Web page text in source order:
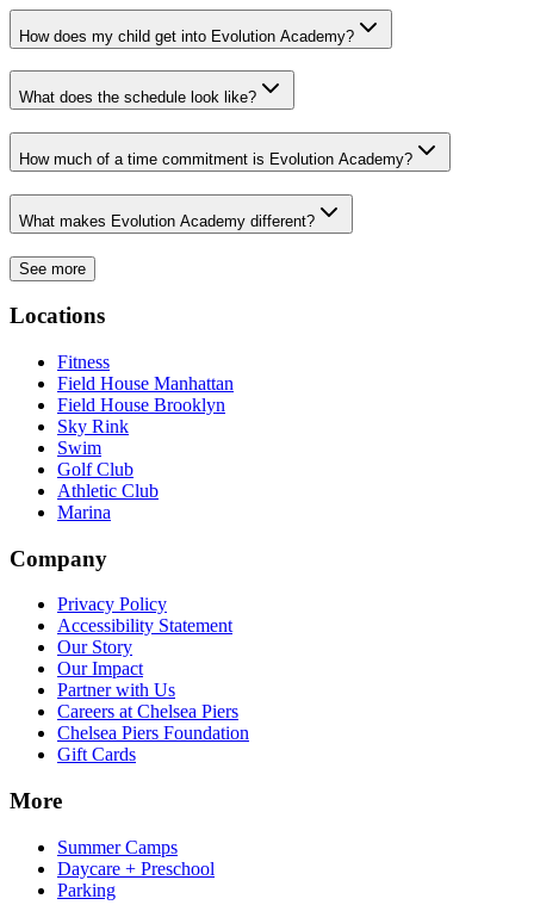
How does my child get into Evolution Academy?​​​​‌ ‍ ​‍​‍‌‍ ‌ ​‍‌‍‍‌‌‍‌ ‌‍‍‌‌‍ ‍​‍​‍​ ‍‍​‍​‍‌ ​ ‌‍​‌‌‍ ‍‌‍‍‌‌ ‌​‌ ‍‌​‍ ‍‌‍‍‌‌‍ ​‍​‍​‍ ​​‍​‍‌‍‍​‌ ​‍‌‍‌‌‌‍‌‍​‍​‍​ ‍‍​‍​‍‌‍‍​‌ ‌​‌ ‌​‌ ​​‌ ​ ​ ‍‍​‍ ​‍ ‌‍​ ‌‍‍​‌‍‌‌‌‍ ​‌ ​ ‌‍‌‌‌‍​‌‌ ​​‌‍‍‌‌‍‌‌‌ ​‍‌ ​ ​‍ ‍‌ ​ ‌‍​‌‌‍ ‍‌‍‍‌‌ ‌​‌ ‍‌​‍ ‍‌ ​ ‌ ‌​‌ ‌‌‌‍‌​‌‍‍‌‌‍ ​‍ ‌‍‍‌‌‍ ‍‌ ‌​‌‍‌‌‌‍ ‍‌ ‌​​‍ ‌‍‌‌‌‍‌​‌‍‍‌‌ ‌​​‍ ‌‍ ‌‌‍ ‌‍‌​‌‍‌‌​ ‌‌ ​​‌ ​‍‌‍‌‌‌ ​ ‌‍‌‌‌‍ ‍‌ ‌​‌‍​‌‌ ‌​‌‍‍‌‌‍ ‌‍ ‍​ ‍ ‌‍‍‌‌‍‌​​ ‌​ ‌ ​ ‌​‌‍​ ‌‍‌​‌‍‌‌​ ​ ​ ‌‍‌‍‌‍​‍ ‌​ ‌ ​ ‌‍‌‍‌‍​ ‌​​‍ ‌​ ‌​​ ‌‍‌‍​‌​ ‌‌​‍ ‌‌‍​‍​ ‍‌​ ​‍‌‍​‍​‍ ‌​ ​‍‌‍‌‍‌‍‌‍‌‍​ ​ ‍‌​ ‌‌​ ‌​​ ‍‌‌‍​‌‌‍​‌​ ‌ ​ ​ ​ ‍ ‌ ‌​‌ ‍‌‌ ​​‌‍‌‌​ ‌‌‍‌‍‌‍​‌‌ ​‌​ ‍ ‌ ​​‌‍​‌‌ ‌​‌‍‍​​ ‌‌ ‌​‌‍‍‌‌ ‌​‌‍ ​‌‍‌‌​ ‌‍​‍‌‍​‌‌ ​ ‌‍‌‌‌‌‌‌‌ ​‍‌‍ ​​ ‌‌‍‍​‌ ‌​‌ ‌​‌ ​​‌ ​ ​‍‌‌​ ​ ‌​​‌​‍‌‌​ ​‍‌​‌‍​‍‌‌​ ​‍‌​‌‍‌‍​ ‌‍‍​‌‍‌‌‌‍ ​‌ ​ ‌‍‌‌‌‍​‌‌ ​​‌‍‍‌‌‍‌‌‌ ​‍‌ ​ ​‍ ‍‌ ​ ‌‍​‌‌‍ ‍‌‍‍‌‌ ‌​‌ ‍‌​‍ ‍‌ ​ ‌ ‌​‌ ‌‌‌‍‌​‌‍‍‌‌‍ ​‍‌‍‌‍‍‌‌‍‌​​ ‌​ ‌ ​ ‌​‌‍​ ‌‍‌​‌‍‌‌​ ​ ​ ‌‍‌‍‌‍​‍ ‌​ ‌ ​ ‌‍‌‍‌‍​ ‌​​‍ ‌​ ‌​​ ‌‍‌‍​‌​ ‌‌​‍ ‌‌‍​‍​ ‍‌​ ​‍‌‍​‍​‍ ‌​ ​‍‌‍‌‍‌‍‌‍‌‍​ ​ ‍‌​ ‌‌​ ‌​​ ‍‌‌‍​‌‌‍​‌​ ‌ ​ ​ ​‍‌‍‌ ‌​‌ ‍‌‌ ​​‌‍‌‌​ ‌‌‍‌‍‌‍​‌‌ ​‌​‍‌‍‌ ​​‌‍​‌‌ ‌​‌‍‍​​ ‌‌ ‌​‌‍‍‌‌ ‌​‌‍ ​‌‍‌‌​‍‌‍‌ ​​‌‍‌‌‌ ​‍‌ ​ ‌ ​​‌‍‌‌‌‍​ ‌ ‌​‌‍‍‌‌ ‌‍‌‍‌‌​ ‌‌ ​​‌ ‌‌‌‍​‍‌‍ ​‌‍‍‌‌ ​ ‌‍‍​‌‍‌‌‌‍‌​​‍​‍‌ ‌
What does the schedule look like?​​​​‌ ‍ ​‍​‍‌‍ ‌ ​‍‌‍‍‌‌‍‌ ‌‍‍‌‌‍ ‍​‍​‍​ ‍‍​‍​‍‌ ​ ‌‍​‌‌‍ ‍‌‍‍‌‌ ‌​‌ ‍‌​‍ ‍‌‍‍‌‌‍ ​‍​‍​‍ ​​‍​‍‌‍‍​‌ ​‍‌‍‌‌‌‍‌‍​‍​‍​ ‍‍​‍​‍‌‍‍​‌ ‌​‌ ‌​‌ ​​‌ ​ ​ ‍‍​‍ ​‍ ‌‍​ ‌‍‍​‌‍‌‌‌‍ ​‌ ​ ‌‍‌‌‌‍​‌‌ ​​‌‍‍‌‌‍‌‌‌ ​‍‌ ​ ​‍ ‍‌ ​ ‌‍​‌‌‍ ‍‌‍‍‌‌ ‌​‌ ‍‌​‍ ‍‌ ​ ‌ ‌​‌ ‌‌‌‍‌​‌‍‍‌‌‍ ​‍ ‌‍‍‌‌‍ ‍‌ ‌​‌‍‌‌‌‍ ‍‌ ‌​​‍ ‌‍‌‌‌‍‌​‌‍‍‌‌ ‌​​‍ ‌‍ ‌‌‍ ‌‍‌​‌‍‌‌​ ‌‌ ​​‌ ​‍‌‍‌‌‌ ​ ‌‍‌‌‌‍ ‍‌ ‌​‌‍​‌‌ ‌​‌‍‍‌‌‍ ‌‍ ‍​ ‍ ‌‍‍‌‌‍‌​​ ‌​ ‍​‌‍‌‌​ ​‌‌‍​‌​ ​​‌‍​‌​ ‍‌‌‍‌‌​‍ ‌​ ‌‍‌‍‌‌​ ‌​​ ​‍​‍ ‌​ ‌​​ ​‌​ ​‌​ ‍​​‍ ‌‌‍​‌​ ‍‌​ ‌ ​ ‌​​‍ ‌‌‍​ ​ ​​​ ‍​​ ‌ ​ ‌​​ ​‍​ ‍​‌‍​ ​ ​‌​ ​ ‌‍​‍‌‍‌​​ ‍ ‌ ‌​‌ ‍‌‌ ​​‌‍‌‌​ ‌‌‍‌‍‌‍​‌‌ ​‌​ ‍ ‌ ​​‌‍​‌‌ ‌​‌‍‍​​ ‌‌ ‌​‌‍‍‌‌ ‌​‌‍ ​‌‍‌‌​ ‌‍​‍‌‍​‌‌ ​ ‌‍‌‌‌‌‌‌‌ ​‍‌‍ ​​ ‌‌‍‍​‌ ‌​‌ ‌​‌ ​​‌ ​ ​‍‌‌​ ​ ‌​​‌​‍‌‌​ ​‍‌​‌‍​‍‌‌​ ​‍‌​‌‍‌‍​ ‌‍‍​‌‍‌‌‌‍ ​‌ ​ ‌‍‌‌‌‍​‌‌ ​​‌‍‍‌‌‍‌‌‌ ​‍‌ ​ ​‍ ‍‌ ​ ‌‍​‌‌‍ ‍‌‍‍‌‌ ‌​‌ ‍‌​‍ ‍‌ ​ ‌ ‌​‌ ‌‌‌‍‌​‌‍‍‌‌‍ ​‍‌‍‌‍‍‌‌‍‌​​ ‌​ ‍​‌‍‌‌​ ​‌‌‍​‌​ ​​‌‍​‌​ ‍‌‌‍‌‌​‍ ‌​ ‌‍‌‍‌‌​ ‌​​ ​‍​‍ ‌​ ‌​​ ​‌​ ​‌​ ‍​​‍ ‌‌‍​‌​ ‍‌​ ‌ ​ ‌​​‍ ‌‌‍​ ​ ​​​ ‍​​ ‌ ​ ‌​​ ​‍​ ‍​‌‍​ ​ ​‌​ ​ ‌‍​‍‌‍‌​​‍‌‍‌ ‌​‌ ‍‌‌ ​​‌‍‌‌​ ‌‌‍‌‍‌‍​‌‌ ​‌​‍‌‍‌ ​​‌‍​‌‌ ‌​‌‍‍​​ ‌‌ ‌​‌‍‍‌‌ ‌​‌‍ ​‌‍‌‌​‍‌‍‌ ​​‌‍‌‌‌ ​‍‌ ​ ‌ ​​‌‍‌‌‌‍​ ‌ ‌​‌‍‍‌‌ ‌‍‌‍‌‌​ ‌‌ ​​‌ ‌‌‌‍​‍‌‍ ​‌‍‍‌‌ ​ ‌‍‍​‌‍‌‌‌‍‌​​‍​‍‌ ‌
How much of a time commitment is Evolution Academy?​​​​‌ ‍ ​‍​‍‌‍ ‌ ​‍‌‍‍‌‌‍‌ ‌‍‍‌‌‍ ‍​‍​‍​ ‍‍​‍​‍‌ ​ ‌‍​‌‌‍ ‍‌‍‍‌‌ ‌​‌ ‍‌​‍ ‍‌‍‍‌‌‍ ​‍​‍​‍ ​​‍​‍‌‍‍​‌ ​‍‌‍‌‌‌‍‌‍​‍​‍​ ‍‍​‍​‍‌‍‍​‌ ‌​‌ ‌​‌ ​​‌ ​ ​ ‍‍​‍ ​‍ ‌‍​ ‌‍‍​‌‍‌‌‌‍ ​‌ ​ ‌‍‌‌‌‍​‌‌ ​​‌‍‍‌‌‍‌‌‌ ​‍‌ ​ ​‍ ‍‌ ​ ‌‍​‌‌‍ ‍‌‍‍‌‌ ‌​‌ ‍‌​‍ ‍‌ ​ ‌ ‌​‌ ‌‌‌‍‌​‌‍‍‌‌‍ ​‍ ‌‍‍‌‌‍ ‍‌ ‌​‌‍‌‌‌‍ ‍‌ ‌​​‍ ‌‍‌‌‌‍‌​‌‍‍‌‌ ‌​​‍ ‌‍ ‌‌‍ ‌‍‌​‌‍‌‌​ ‌‌ ​​‌ ​‍‌‍‌‌‌ ​ ‌‍‌‌‌‍ ‍‌ ‌​‌‍​‌‌ ‌​‌‍‍‌‌‍ ‌‍ ‍​ ‍ ‌‍‍‌‌‍‌​​ ‌​ ‌‍‌‍​‍‌‍‌‍​ ​‌‌‍​‍​ ​‍​ ‌‌‌‍‌‌​‍ ‌​ ‌‌‌‍​‌​ ​ ​ ‍‌​‍ ‌​ ‌​‌‍​‌​ ‌‌​ ​​​‍ ‌​ ‍​​ ​‌​ ‌ ‌‍​ ​‍ ‌‌‍​‍​ ‍‌​ ‌ ​ ‍‌​ ‌​​ ‌‌‌‍​‌‌‍‌​​ ​​‌‍‌‌‌‍‌​‌‍‌‍​ ‍ ‌ ‌​‌ ‍‌‌ ​​‌‍‌‌​ ‌‌‍‌‍‌‍​‌‌ ​‌​ ‍ ‌ ​​‌‍​‌‌ ‌​‌‍‍​​ ‌‌ ‌​‌‍‍‌‌ ‌​‌‍ ​‌‍‌‌​ ‌‍​‍‌‍​‌‌ ​ ‌‍‌‌‌‌‌‌‌ ​‍‌‍ ​​ ‌‌‍‍​‌ ‌​‌ ‌​‌ ​​‌ ​ ​‍‌‌​ ​ ‌​​‌​‍‌‌​ ​‍‌​‌‍​‍‌‌​ ​‍‌​‌‍‌‍​ ‌‍‍​‌‍‌‌‌‍ ​‌ ​ ‌‍‌‌‌‍​‌‌ ​​‌‍‍‌‌‍‌‌‌ ​‍‌ ​ ​‍ ‍‌ ​ ‌‍​‌‌‍ ‍‌‍‍‌‌ ‌​‌ ‍‌​‍ ‍‌ ​ ‌ ‌​‌ ‌‌‌‍‌​‌‍‍‌‌‍ ​‍‌‍‌‍‍‌‌‍‌​​ ‌​ ‌‍‌‍​‍‌‍‌‍​ ​‌‌‍​‍​ ​‍​ ‌‌‌‍‌‌​‍ ‌​ ‌‌‌‍​‌​ ​ ​ ‍‌​‍ ‌​ ‌​‌‍​‌​ ‌‌​ ​​​‍ ‌​ ‍​​ ​‌​ ‌ ‌‍​ ​‍ ‌‌‍​‍​ ‍‌​ ‌ ​ ‍‌​ ‌​​ ‌‌‌‍​‌‌‍‌​​ ​​‌‍‌‌‌‍‌​‌‍‌‍​‍‌‍‌ ‌​‌ ‍‌‌ ​​‌‍‌‌​ ‌‌‍‌‍‌‍​‌‌ ​‌​‍‌‍‌ ​​‌‍​‌‌ ‌​‌‍‍​​ ‌‌ ‌​‌‍‍‌‌ ‌​‌‍ ​‌‍‌‌​‍‌‍‌ ​​‌‍‌‌‌ ​‍‌ ​ ‌ ​​‌‍‌‌‌‍​ ‌ ‌​‌‍‍‌‌ ‌‍‌‍‌‌​ ‌‌ ​​‌ ‌‌‌‍​‍‌‍ ​‌‍‍‌‌ ​ ‌‍‍​‌‍‌‌‌‍‌​​‍​‍‌ ‌
What makes Evolution Academy different?​​​​‌ ‍ ​‍​‍‌‍ ‌ ​‍‌‍‍‌‌‍‌ ‌‍‍‌‌‍ ‍​‍​‍​ ‍‍​‍​‍‌ ​ ‌‍​‌‌‍ ‍‌‍‍‌‌ ‌​‌ ‍‌​‍ ‍‌‍‍‌‌‍ ​‍​‍​‍ ​​‍​‍‌‍‍​‌ ​‍‌‍‌‌‌‍‌‍​‍​‍​ ‍‍​‍​‍‌‍‍​‌ ‌​‌ ‌​‌ ​​‌ ​ ​ ‍‍​‍ ​‍ ‌‍​ ‌‍‍​‌‍‌‌‌‍ ​‌ ​ ‌‍‌‌‌‍​‌‌ ​​‌‍‍‌‌‍‌‌‌ ​‍‌ ​ ​‍ ‍‌ ​ ‌‍​‌‌‍ ‍‌‍‍‌‌ ‌​‌ ‍‌​‍ ‍‌ ​ ‌ ‌​‌ ‌‌‌‍‌​‌‍‍‌‌‍ ​‍ ‌‍‍‌‌‍ ‍‌ ‌​‌‍‌‌‌‍ ‍‌ ‌​​‍ ‌‍‌‌‌‍‌​‌‍‍‌‌ ‌​​‍ ‌‍ ‌‌‍ ‌‍‌​‌‍‌‌​ ‌‌ ​​‌ ​‍‌‍‌‌‌ ​ ‌‍‌‌‌‍ ‍‌ ‌​‌‍​‌‌ ‌​‌‍‍‌‌‍ ‌‍ ‍​ ‍ ‌‍‍‌‌‍‌​​ ‌​ ‌ ​ ​‍​ ​‍‌‍‌‍​ ​ ​ ​ ​ ​‌​ ‌‌​‍ ‌​ ​​​ ‍​‌‍​‌​ ​ ​‍ ‌​ ‌​‌‍​‍‌‍‌​​ ​‍​‍ ‌‌‍​‌‌‍‌‌​ ​‌​ ​‍​‍ ‌‌‍​‌​ ​‌‌‍​ ‌‍‌​‌‍​‍‌‍​ ​ ​​​ ‌‌​ ​ ​ ‌​‌‍‌‌​ ​​​ ‍ ‌ ‌​‌ ‍‌‌ ​​‌‍‌‌​ ‌‌‍‌‍‌‍​‌‌ ​‌​ ‍ ‌ ​​‌‍​‌‌ ‌​‌‍‍​​ ‌‌ ‌​‌‍‍‌‌ ‌​‌‍ ​‌‍‌‌​ ‌‍​‍‌‍​‌‌ ​ ‌‍‌‌‌‌‌‌‌ ​‍‌‍ ​​ ‌‌‍‍​‌ ‌​‌ ‌​‌ ​​‌ ​ ​‍‌‌​ ​ ‌​​‌​‍‌‌​ ​‍‌​‌‍​‍‌‌​ ​‍‌​‌‍‌‍​ ‌‍‍​‌‍‌‌‌‍ ​‌ ​ ‌‍‌‌‌‍​‌‌ ​​‌‍‍‌‌‍‌‌‌ ​‍‌ ​ ​‍ ‍‌ ​ ‌‍​‌‌‍ ‍‌‍‍‌‌ ‌​‌ ‍‌​‍ ‍‌ ​ ‌ ‌​‌ ‌‌‌‍‌​‌‍‍‌‌‍ ​‍‌‍‌‍‍‌‌‍‌​​ ‌​ ‌ ​ ​‍​ ​‍‌‍‌‍​ ​ ​ ​ ​ ​‌​ ‌‌​‍ ‌​ ​​​ ‍​‌‍​‌​ ​ ​‍ ‌​ ‌​‌‍​‍‌‍‌​​ ​‍​‍ ‌‌‍​‌‌‍‌‌​ ​‌​ ​‍​‍ ‌‌‍​‌​ ​‌‌‍​ ‌‍‌​‌‍​‍‌‍​ ​ ​​​ ‌‌​ ​ ​ ‌​‌‍‌‌​ ​​​‍‌‍‌ ‌​‌ ‍‌‌ ​​‌‍‌‌​ ‌‌‍‌‍‌‍​‌‌ ​‌​‍‌‍‌ ​​‌‍​‌‌ ‌​‌‍‍​​ ‌‌ ‌​‌‍‍‌‌ ‌​‌‍ ​‌‍‌‌​‍‌‍‌ ​​‌‍‌‌‌ ​‍‌ ​ ‌ ​​‌‍‌‌‌‍​ ‌ ‌​‌‍‍‌‌ ‌‍‌‍‌‌​ ‌‌ ​​‌ ‌‌‌‍​‍‌‍ ​‌‍‍‌‌ ​ ‌‍‍​‌‍‌‌‌‍‌​​‍​‍‌ ‌
See more
Locations​​​​‌ ‍ ​‍​‍‌‍ ‌ ​‍‌‍‍‌‌‍‌ ‌‍‍‌‌‍ ‍​‍​‍​ ‍‍​‍​‍‌ ​ ‌‍​‌‌‍ ‍‌‍‍‌‌ ‌​‌ ‍‌​‍ ‍‌‍‍‌‌‍ ​‍​‍​‍ ​​‍​‍‌‍‍​‌ ​‍‌‍‌‌‌‍‌‍​‍​‍​ ‍‍​‍​‍‌‍‍​‌ ‌​‌ ‌​‌ ​​‌ ​ ​ ‍‍​‍ ​‍ ‌‍​ ‌‍‍​‌‍‌‌‌‍ ​‌ ​ ‌‍‌‌‌‍​‌‌ ​​‌‍‍‌‌‍‌‌‌ ​‍‌ ​ ​‍ ‍‌ ​ ‌‍​‌‌‍ ‍‌‍‍‌‌ ‌​‌ ‍‌​‍ ‍‌ ​ ‌ ‌​‌ ‌‌‌‍‌​‌‍‍‌‌‍ ​‍ ‌‍‍‌‌‍ ‍‌ ‌​‌‍‌‌‌‍ ‍‌ ‌​​‍ ‌‍‌‌‌‍‌​‌‍‍‌‌ ‌​​‍ ‌‍ ‌‌‍ ‌‍‌​‌‍‌‌​ ‌‌ ​​‌ ​‍‌‍‌‌‌ ​ ‌‍‌‌‌‍ ‍‌ ‌​‌‍​‌‌ ‌​‌‍‍‌‌‍ ‌‍ ‍​ ‍ ‌‍‍‌‌‍‌​​ ‌‌‍‌‍‌‍ ‌‍ ‌ ‌​‌‍‌‌‌ ​‍​ ‍ ‌ ‌​‌ ‍‌‌ ​​‌‍‌‌​ ‌‌‍‌‍‌‍ ‌‍ ‌ ‌​‌‍‌‌‌ ​‍​ ‍ ‌ ​​‌‍​‌‌ ‌​‌‍‍​​ ‌‌‍​ ‌‍ ‌‍ ​‌ ‌‌‌‍ ‌‌‍ ‍‌ ​ ​‍‌‌​ ‌‌‌​​‍‌‌ ‌‍‍ ‌‍‌‌‌ ‍‌​‍‌‌​ ​ ‌​‌​​‍‌‌​ ​ ‌​‌​​‍‌‌​ ​‍​ ​‍‌‍‌‌‌‍​‍​ ​‍​ ‍​‌‍​ ​ ‌‌‌‍​ ‌‍​ ‌‍‌‌‌‍​‍‌‍​‌​ ​‌​‍‌‌​ ​‍​ ​‍​‍‌‌​ ‌‌‌​‌​​‍ ‍‌ ‌​‌‍‍‌‌ ‌​‌‍ ​‌‍‌‌​ ‌‍​‍‌‍​‌‌ ​ ‌‍‌‌‌‌‌‌‌ ​‍‌‍ ​​ ‌‌‍‍​‌ ‌​‌ ‌​‌ ​​‌ ​ ​‍‌‌​ ​ ‌​​‌​‍‌‌​ ​‍‌​‌‍​‍‌‌​ ​‍‌​‌‍‌‍​ ‌‍‍​‌‍‌‌‌‍ ​‌ ​ ‌‍‌‌‌‍​‌‌ ​​‌‍‍‌‌‍‌‌‌ ​‍‌ ​ ​‍ ‍‌ ​ ‌‍​‌‌‍ ‍‌‍‍‌‌ ‌​‌ ‍‌​‍ ‍‌ ​ ‌ ‌​‌ ‌‌‌‍‌​‌‍‍‌‌‍ ​‍‌‍‌‍‍‌‌‍‌​​ ‌‌‍‌‍‌‍ ‌‍ ‌ ‌​‌‍‌‌‌ ​‍​‍‌‍‌ ‌​‌ ‍‌‌ ​​‌‍‌‌​ ‌‌‍‌‍‌‍ ‌‍ ‌ ‌​‌‍‌‌‌ ​‍​‍‌‍‌ ​​‌‍​‌‌ ‌​‌‍‍​​ ‌‌‍​ ‌‍ ‌‍ ​‌ ‌‌‌‍ ‌‌‍ ‍‌ ​ ​‍‌‌​ ‌‌‌​​‍‌‌ ‌‍‍ ‌‍‌‌‌ ‍‌​‍‌‌​ ​ ‌​‌​​‍‌‌​ ​ ‌​‌​​‍‌‌​ ​‍​ ​‍‌‍‌‌‌‍​‍​ ​‍​ ‍​‌‍​ ​ ‌‌‌‍​ ‌‍​ ‌‍‌‌‌‍​‍‌‍​‌​ ​‌​‍‌‌​ ​‍​ ​‍​‍‌‌​ ‌‌‌​‌​​‍ ‍‌ ‌​‌‍‍‌‌ ‌​‌‍ ​‌‍‌‌​‍‌‍‌ ​​‌‍‌‌‌ ​‍‌ ​ ‌ ​​‌‍‌‌‌‍​ ‌ ‌​‌‍‍‌‌ ‌‍‌‍‌‌​ ‌‌ ​​‌ ‌‌‌‍​‍‌‍ ​‌‍‍‌‌ ​ ‌‍‍​‌‍‌‌‌‍‌​​‍​‍‌ ‌
Fitness​​​​‌ ‍ ​‍​‍‌‍ ‌ ​‍‌‍‍‌‌‍‌ ‌‍‍‌‌‍ ‍​‍​‍​ ‍‍​‍​‍‌ ​ ‌‍​‌‌‍ ‍‌‍‍‌‌ ‌​‌ ‍‌​‍ ‍‌‍‍‌‌‍ ​‍​‍​‍ ​​‍​‍‌‍‍​‌ ​‍‌‍‌‌‌‍‌‍​‍​‍​ ‍‍​‍​‍‌‍‍​‌ ‌​‌ ‌​‌ ​​‌ ​ ​ ‍‍​‍ ​‍ ‌‍​ ‌‍‍​‌‍‌‌‌‍ ​‌ ​ ‌‍‌‌‌‍​‌‌ ​​‌‍‍‌‌‍‌‌‌ ​‍‌ ​ ​‍ ‍‌ ​ ‌‍​‌‌‍ ‍‌‍‍‌‌ ‌​‌ ‍‌​‍ ‍‌ ​ ‌ ‌​‌ ‌‌‌‍‌​‌‍‍‌‌‍ ​‍ ‌‍‍‌‌‍ ‍‌ ‌​‌‍‌‌‌‍ ‍‌ ‌​​‍ ‌‍‌‌‌‍‌​‌‍‍‌‌ ‌​​‍ ‌‍ ‌‌‍ ‌‍‌​‌‍‌‌​ ‌‌ ​​‌ ​‍‌‍‌‌‌ ​ ‌‍‌‌‌‍ ‍‌ ‌​‌‍​‌‌ ‌​‌‍‍‌‌‍ ‌‍ ‍​ ‍ ‌‍‍‌‌‍‌​​ ‌‌‍‌‍‌‍ ‌‍ ‌ ‌​‌‍‌‌‌ ​‍​ ‍ ‌ ‌​‌ ‍‌‌ ​​‌‍‌‌​ ‌‌‍‌‍‌‍ ‌‍ ‌ ‌​‌‍‌‌‌ ​‍​ ‍ ‌ ​​‌‍​‌‌ ‌​‌‍‍​​ ‌‌‍​ ‌‍ ‌‍ ​‌ ‌‌‌‍ ‌‌‍ ‍‌ ​ ​‍‌‌​ ‌‌‌​​‍‌‌ ‌‍‍ ‌‍‌‌‌ ‍‌​‍‌‌​ ​ ‌​‌​​‍‌‌​ ​ ‌​‌​​‍‌‌​ ​‍​ ​‍‌‍‌‌‌‍​‍​ ​‍​ ‍​‌‍​ ​ ‌‌‌‍​ ‌‍​ ‌‍‌‌‌‍​‍‌‍​‌​ ​‌​‍‌‌​ ​‍​ ​‍​‍‌‌​ ‌‌‌​‌​​‍ ‍‌‍ ​‌‍‍‌‌‍ ‍‌‍‍ ‌ ​ ​‍‌‌​ ‌‌‌​​‍‌‌ ‌‍‍ ‌‍‌‌‌ ‍‌​‍‌‌​ ​ ‌​‌​​‍‌‌​ ​ ‌​‌​​‍‌‌​ ​‍​ ​‍​ ​‍​ ​ ​ ​ ‌‍​ ‌‍‌‌​ ‍​​ ‌‍​ ​‌​ ‌​‌‍​‌‌‍​ ​ ‍‌​‍‌‌​ ​‍​ ​‍​‍‌‌​ ‌‌‌​‌​​‍ ‍‌‍ ‍‌‍​‌‌‍ ‌‌‍‌‌​ ‌‍​‍‌‍​‌‌ ​ ‌‍‌‌‌‌‌‌‌ ​‍‌‍ ​​ ‌‌‍‍​‌ ‌​‌ ‌​‌ ​​‌ ​ ​‍‌‌​ ​ ‌​​‌​‍‌‌​ ​‍‌​‌‍​‍‌‌​ ​‍‌​‌‍‌‍​ ‌‍‍​‌‍‌‌‌‍ ​‌ ​ ‌‍‌‌‌‍​‌‌ ​​‌‍‍‌‌‍‌‌‌ ​‍‌ ​ ​‍ ‍‌ ​ ‌‍​‌‌‍ ‍‌‍‍‌‌ ‌​‌ ‍‌​‍ ‍‌ ​ ‌ ‌​‌ ‌‌‌‍‌​‌‍‍‌‌‍ ​‍‌‍‌‍‍‌‌‍‌​​ ‌‌‍‌‍‌‍ ‌‍ ‌ ‌​‌‍‌‌‌ ​‍​‍‌‍‌ ‌​‌ ‍‌‌ ​​‌‍‌‌​ ‌‌‍‌‍‌‍ ‌‍ ‌ ‌​‌‍‌‌‌ ​‍​‍‌‍‌ ​​‌‍​‌‌ ‌​‌‍‍​​ ‌‌‍​ ‌‍ ‌‍ ​‌ ‌‌‌‍ ‌‌‍ ‍‌ ​ ​‍‌‌​ ‌‌‌​​‍‌‌ ‌‍‍ ‌‍‌‌‌ ‍‌​‍‌‌​ ​ ‌​‌​​‍‌‌​ ​ ‌​‌​​‍‌‌​ ​‍​ ​‍‌‍‌‌‌‍​‍​ ​‍​ ‍​‌‍​ ​ ‌‌‌‍​ ‌‍​ ‌‍‌‌‌‍​‍‌‍​‌​ ​‌​‍‌‌​ ​‍​ ​‍​‍‌‌​ ‌‌‌​‌​​‍ ‍‌‍ ​‌‍‍‌‌‍ ‍‌‍‍ ‌ ​ ​‍‌‌​ ‌‌‌​​‍‌‌ ‌‍‍ ‌‍‌‌‌ ‍‌​‍‌‌​ ​ ‌​‌​​‍‌‌​ ​ ‌​‌​​‍‌‌​ ​‍​ ​‍​ ​‍​ ​ ​ ​ ‌‍​ ‌‍‌‌​ ‍​​ ‌‍​ ​‌​ ‌​‌‍​‌‌‍​ ​ ‍‌​‍‌‌​ ​‍​ ​‍​‍‌‌​ ‌‌‌​‌​​‍ ‍‌‍ ‍‌‍​‌‌‍ ‌‌‍‌‌​‍‌‍‌ ​​‌‍‌‌‌ ​‍‌ ​ ‌ ​​‌‍‌‌‌‍​ ‌ ‌​‌‍‍‌‌ ‌‍‌‍‌‌​ ‌‌ ​​‌ ‌‌‌‍​‍‌‍ ​‌‍‍‌‌ ​ ‌‍‍​‌‍‌‌‌‍‌​​‍​‍‌ ‌
Field House Manhattan​​​​‌ ‍ ​‍​‍‌‍ ‌ ​‍‌‍‍‌‌‍‌ ‌‍‍‌‌‍ ‍​‍​‍​ ‍‍​‍​‍‌ ​ ‌‍​‌‌‍ ‍‌‍‍‌‌ ‌​‌ ‍‌​‍ ‍‌‍‍‌‌‍ ​‍​‍​‍ ​​‍​‍‌‍‍​‌ ​‍‌‍‌‌‌‍‌‍​‍​‍​ ‍‍​‍​‍‌‍‍​‌ ‌​‌ ‌​‌ ​​‌ ​ ​ ‍‍​‍ ​‍ ‌‍​ ‌‍‍​‌‍‌‌‌‍ ​‌ ​ ‌‍‌‌‌‍​‌‌ ​​‌‍‍‌‌‍‌‌‌ ​‍‌ ​ ​‍ ‍‌ ​ ‌‍​‌‌‍ ‍‌‍‍‌‌ ‌​‌ ‍‌​‍ ‍‌ ​ ‌ ‌​‌ ‌‌‌‍‌​‌‍‍‌‌‍ ​‍ ‌‍‍‌‌‍ ‍‌ ‌​‌‍‌‌‌‍ ‍‌ ‌​​‍ ‌‍‌‌‌‍‌​‌‍‍‌‌ ‌​​‍ ‌‍ ‌‌‍ ‌‍‌​‌‍‌‌​ ‌‌ ​​‌ ​‍‌‍‌‌‌ ​ ‌‍‌‌‌‍ ‍‌ ‌​‌‍​‌‌ ‌​‌‍‍‌‌‍ ‌‍ ‍​ ‍ ‌‍‍‌‌‍‌​​ ‌‌‍‌‍‌‍ ‌‍ ‌ ‌​‌‍‌‌‌ ​‍​ ‍ ‌ ‌​‌ ‍‌‌ ​​‌‍‌‌​ ‌‌‍‌‍‌‍ ‌‍ ‌ ‌​‌‍‌‌‌ ​‍​ ‍ ‌ ​​‌‍​‌‌ ‌​‌‍‍​​ ‌‌‍​ ‌‍ ‌‍ ​‌ ‌‌‌‍ ‌‌‍ ‍‌ ​ ​‍‌‌​ ‌‌‌​​‍‌‌ ‌‍‍ ‌‍‌‌‌ ‍‌​‍‌‌​ ​ ‌​‌​​‍‌‌​ ​ ‌​‌​​‍‌‌​ ​‍​ ​‍‌‍‌‌‌‍​‍​ ​‍​ ‍​‌‍​ ​ ‌‌‌‍​ ‌‍​ ‌‍‌‌‌‍​‍‌‍​‌​ ​‌​‍‌‌​ ​‍​ ​‍​‍‌‌​ ‌‌‌​‌​​‍ ‍‌‍ ​‌‍‍‌‌‍ ‍‌‍‍ ‌ ​ ​‍‌‌​ ‌‌‌​​‍‌‌ ‌‍‍ ‌‍‌‌‌ ‍‌​‍‌‌​ ​ ‌​‌​​‍‌‌​ ​ ‌​‌​​‍‌‌​ ​‍​ ​‍​ ​‌​ ​ ​ ​‌‌‍​‍​ ​​​ ​‌‌‍​‌​ ‌ ​ ​‍​ ​‍​ ‌‍​ ‌​​‍‌‌​ ​‍​ ​‍​‍‌‌​ ‌‌‌​‌​​‍ ‍‌‍ ‍‌‍​‌‌‍ ‌‌‍‌‌​ ‌‍​‍‌‍​‌‌ ​ ‌‍‌‌‌‌‌‌‌ ​‍‌‍ ​​ ‌‌‍‍​‌ ‌​‌ ‌​‌ ​​‌ ​ ​‍‌‌​ ​ ‌​​‌​‍‌‌​ ​‍‌​‌‍​‍‌‌​ ​‍‌​‌‍‌‍​ ‌‍‍​‌‍‌‌‌‍ ​‌ ​ ‌‍‌‌‌‍​‌‌ ​​‌‍‍‌‌‍‌‌‌ ​‍‌ ​ ​‍ ‍‌ ​ ‌‍​‌‌‍ ‍‌‍‍‌‌ ‌​‌ ‍‌​‍ ‍‌ ​ ‌ ‌​‌ ‌‌‌‍‌​‌‍‍‌‌‍ ​‍‌‍‌‍‍‌‌‍‌​​ ‌‌‍‌‍‌‍ ‌‍ ‌ ‌​‌‍‌‌‌ ​‍​‍‌‍‌ ‌​‌ ‍‌‌ ​​‌‍‌‌​ ‌‌‍‌‍‌‍ ‌‍ ‌ ‌​‌‍‌‌‌ ​‍​‍‌‍‌ ​​‌‍​‌‌ ‌​‌‍‍​​ ‌‌‍​ ‌‍ ‌‍ ​‌ ‌‌‌‍ ‌‌‍ ‍‌ ​ ​‍‌‌​ ‌‌‌​​‍‌‌ ‌‍‍ ‌‍‌‌‌ ‍‌​‍‌‌​ ​ ‌​‌​​‍‌‌​ ​ ‌​‌​​‍‌‌​ ​‍​ ​‍‌‍‌‌‌‍​‍​ ​‍​ ‍​‌‍​ ​ ‌‌‌‍​ ‌‍​ ‌‍‌‌‌‍​‍‌‍​‌​ ​‌​‍‌‌​ ​‍​ ​‍​‍‌‌​ ‌‌‌​‌​​‍ ‍‌‍ ​‌‍‍‌‌‍ ‍‌‍‍ ‌ ​ ​‍‌‌​ ‌‌‌​​‍‌‌ ‌‍‍ ‌‍‌‌‌ ‍‌​‍‌‌​ ​ ‌​‌​​‍‌‌​ ​ ‌​‌​​‍‌‌​ ​‍​ ​‍​ ​‌​ ​ ​ ​‌‌‍​‍​ ​​​ ​‌‌‍​‌​ ‌ ​ ​‍​ ​‍​ ‌‍​ ‌​​‍‌‌​ ​‍​ ​‍​‍‌‌​ ‌‌‌​‌​​‍ ‍‌‍ ‍‌‍​‌‌‍ ‌‌‍‌‌​‍‌‍‌ ​​‌‍‌‌‌ ​‍‌ ​ ‌ ​​‌‍‌‌‌‍​ ‌ ‌​‌‍‍‌‌ ‌‍‌‍‌‌​ ‌‌ ​​‌ ‌‌‌‍​‍‌‍ ​‌‍‍‌‌ ​ ‌‍‍​‌‍‌‌‌‍‌​​‍​‍‌ ‌
Field House Brooklyn​​​​‌ ‍ ​‍​‍‌‍ ‌ ​‍‌‍‍‌‌‍‌ ‌‍‍‌‌‍ ‍​‍​‍​ ‍‍​‍​‍‌ ​ ‌‍​‌‌‍ ‍‌‍‍‌‌ ‌​‌ ‍‌​‍ ‍‌‍‍‌‌‍ ​‍​‍​‍ ​​‍​‍‌‍‍​‌ ​‍‌‍‌‌‌‍‌‍​‍​‍​ ‍‍​‍​‍‌‍‍​‌ ‌​‌ ‌​‌ ​​‌ ​ ​ ‍‍​‍ ​‍ ‌‍​ ‌‍‍​‌‍‌‌‌‍ ​‌ ​ ‌‍‌‌‌‍​‌‌ ​​‌‍‍‌‌‍‌‌‌ ​‍‌ ​ ​‍ ‍‌ ​ ‌‍​‌‌‍ ‍‌‍‍‌‌ ‌​‌ ‍‌​‍ ‍‌ ​ ‌ ‌​‌ ‌‌‌‍‌​‌‍‍‌‌‍ ​‍ ‌‍‍‌‌‍ ‍‌ ‌​‌‍‌‌‌‍ ‍‌ ‌​​‍ ‌‍‌‌‌‍‌​‌‍‍‌‌ ‌​​‍ ‌‍ ‌‌‍ ‌‍‌​‌‍‌‌​ ‌‌ ​​‌ ​‍‌‍‌‌‌ ​ ‌‍‌‌‌‍ ‍‌ ‌​‌‍​‌‌ ‌​‌‍‍‌‌‍ ‌‍ ‍​ ‍ ‌‍‍‌‌‍‌​​ ‌‌‍‌‍‌‍ ‌‍ ‌ ‌​‌‍‌‌‌ ​‍​ ‍ ‌ ‌​‌ ‍‌‌ ​​‌‍‌‌​ ‌‌‍‌‍‌‍ ‌‍ ‌ ‌​‌‍‌‌‌ ​‍​ ‍ ‌ ​​‌‍​‌‌ ‌​‌‍‍​​ ‌‌‍​ ‌‍ ‌‍ ​‌ ‌‌‌‍ ‌‌‍ ‍‌ ​ ​‍‌‌​ ‌‌‌​​‍‌‌ ‌‍‍ ‌‍‌‌‌ ‍‌​‍‌‌​ ​ ‌​‌​​‍‌‌​ ​ ‌​‌​​‍‌‌​ ​‍​ ​‍‌‍‌‌‌‍​‍​ ​‍​ ‍​‌‍​ ​ ‌‌‌‍​ ‌‍​ ‌‍‌‌‌‍​‍‌‍​‌​ ​‌​‍‌‌​ ​‍​ ​‍​‍‌‌​ ‌‌‌​‌​​‍ ‍‌‍ ​‌‍‍‌‌‍ ‍‌‍‍ ‌ ​ ​‍‌‌​ ‌‌‌​​‍‌‌ ‌‍‍ ‌‍‌‌‌ ‍‌​‍‌‌​ ​ ‌​‌​​‍‌‌​ ​ ‌​‌​​‍‌‌​ ​‍​ ​‍​ ‌‍​ ‍​​ ‌ ‌‍‌​​ ​‌​ ​‍​ ‌‌​ ‌‍​ ​‍​ ​‌‌‍​ ​ ​‌​‍‌‌​ ​‍​ ​‍​‍‌‌​ ‌‌‌​‌​​‍ ‍‌‍ ‍‌‍​‌‌‍ ‌‌‍‌‌​ ‌‍​‍‌‍​‌‌ ​ ‌‍‌‌‌‌‌‌‌ ​‍‌‍ ​​ ‌‌‍‍​‌ ‌​‌ ‌​‌ ​​‌ ​ ​‍‌‌​ ​ ‌​​‌​‍‌‌​ ​‍‌​‌‍​‍‌‌​ ​‍‌​‌‍‌‍​ ‌‍‍​‌‍‌‌‌‍ ​‌ ​ ‌‍‌‌‌‍​‌‌ ​​‌‍‍‌‌‍‌‌‌ ​‍‌ ​ ​‍ ‍‌ ​ ‌‍​‌‌‍ ‍‌‍‍‌‌ ‌​‌ ‍‌​‍ ‍‌ ​ ‌ ‌​‌ ‌‌‌‍‌​‌‍‍‌‌‍ ​‍‌‍‌‍‍‌‌‍‌​​ ‌‌‍‌‍‌‍ ‌‍ ‌ ‌​‌‍‌‌‌ ​‍​‍‌‍‌ ‌​‌ ‍‌‌ ​​‌‍‌‌​ ‌‌‍‌‍‌‍ ‌‍ ‌ ‌​‌‍‌‌‌ ​‍​‍‌‍‌ ​​‌‍​‌‌ ‌​‌‍‍​​ ‌‌‍​ ‌‍ ‌‍ ​‌ ‌‌‌‍ ‌‌‍ ‍‌ ​ ​‍‌‌​ ‌‌‌​​‍‌‌ ‌‍‍ ‌‍‌‌‌ ‍‌​‍‌‌​ ​ ‌​‌​​‍‌‌​ ​ ‌​‌​​‍‌‌​ ​‍​ ​‍‌‍‌‌‌‍​‍​ ​‍​ ‍​‌‍​ ​ ‌‌‌‍​ ‌‍​ ‌‍‌‌‌‍​‍‌‍​‌​ ​‌​‍‌‌​ ​‍​ ​‍​‍‌‌​ ‌‌‌​‌​​‍ ‍‌‍ ​‌‍‍‌‌‍ ‍‌‍‍ ‌ ​ ​‍‌‌​ ‌‌‌​​‍‌‌ ‌‍‍ ‌‍‌‌‌ ‍‌​‍‌‌​ ​ ‌​‌​​‍‌‌​ ​ ‌​‌​​‍‌‌​ ​‍​ ​‍​ ‌‍​ ‍​​ ‌ ‌‍‌​​ ​‌​ ​‍​ ‌‌​ ‌‍​ ​‍​ ​‌‌‍​ ​ ​‌​‍‌‌​ ​‍​ ​‍​‍‌‌​ ‌‌‌​‌​​‍ ‍‌‍ ‍‌‍​‌‌‍ ‌‌‍‌‌​‍‌‍‌ ​​‌‍‌‌‌ ​‍‌ ​ ‌ ​​‌‍‌‌‌‍​ ‌ ‌​‌‍‍‌‌ ‌‍‌‍‌‌​ ‌‌ ​​‌ ‌‌‌‍​‍‌‍ ​‌‍‍‌‌ ​ ‌‍‍​‌‍‌‌‌‍‌​​‍​‍‌ ‌
Sky Rink​​​​‌ ‍ ​‍​‍‌‍ ‌ ​‍‌‍‍‌‌‍‌ ‌‍‍‌‌‍ ‍​‍​‍​ ‍‍​‍​‍‌ ​ ‌‍​‌‌‍ ‍‌‍‍‌‌ ‌​‌ ‍‌​‍ ‍‌‍‍‌‌‍ ​‍​‍​‍ ​​‍​‍‌‍‍​‌ ​‍‌‍‌‌‌‍‌‍​‍​‍​ ‍‍​‍​‍‌‍‍​‌ ‌​‌ ‌​‌ ​​‌ ​ ​ ‍‍​‍ ​‍ ‌‍​ ‌‍‍​‌‍‌‌‌‍ ​‌ ​ ‌‍‌‌‌‍​‌‌ ​​‌‍‍‌‌‍‌‌‌ ​‍‌ ​ ​‍ ‍‌ ​ ‌‍​‌‌‍ ‍‌‍‍‌‌ ‌​‌ ‍‌​‍ ‍‌ ​ ‌ ‌​‌ ‌‌‌‍‌​‌‍‍‌‌‍ ​‍ ‌‍‍‌‌‍ ‍‌ ‌​‌‍‌‌‌‍ ‍‌ ‌​​‍ ‌‍‌‌‌‍‌​‌‍‍‌‌ ‌​​‍ ‌‍ ‌‌‍ ‌‍‌​‌‍‌‌​ ‌‌ ​​‌ ​‍‌‍‌‌‌ ​ ‌‍‌‌‌‍ ‍‌ ‌​‌‍​‌‌ ‌​‌‍‍‌‌‍ ‌‍ ‍​ ‍ ‌‍‍‌‌‍‌​​ ‌‌‍‌‍‌‍ ‌‍ ‌ ‌​‌‍‌‌‌ ​‍​ ‍ ‌ ‌​‌ ‍‌‌ ​​‌‍‌‌​ ‌‌‍‌‍‌‍ ‌‍ ‌ ‌​‌‍‌‌‌ ​‍​ ‍ ‌ ​​‌‍​‌‌ ‌​‌‍‍​​ ‌‌‍​ ‌‍ ‌‍ ​‌ ‌‌‌‍ ‌‌‍ ‍‌ ​ ​‍‌‌​ ‌‌‌​​‍‌‌ ‌‍‍ ‌‍‌‌‌ ‍‌​‍‌‌​ ​ ‌​‌​​‍‌‌​ ​ ‌​‌​​‍‌‌​ ​‍​ ​‍‌‍‌‌‌‍​‍​ ​‍​ ‍​‌‍​ ​ ‌‌‌‍​ ‌‍​ ‌‍‌‌‌‍​‍‌‍​‌​ ​‌​‍‌‌​ ​‍​ ​‍​‍‌‌​ ‌‌‌​‌​​‍ ‍‌‍ ​‌‍‍‌‌‍ ‍‌‍‍ ‌ ​ ​‍‌‌​ ‌‌‌​​‍‌‌ ‌‍‍ ‌‍‌‌‌ ‍‌​‍‌‌​ ​ ‌​‌​​‍‌‌​ ​ ‌​‌​​‍‌‌​ ​‍​ ​‍​ ‌​​ ‌ ‌‍‌‍‌‍‌‍​ ​​​ ‌‍​ ‌‌​ ‌​‌‍‌​‌‍‌​​ ​‌‌‍​‍​‍‌‌​ ​‍​ ​‍​‍‌‌​ ‌‌‌​‌​​‍ ‍‌‍ ‍‌‍​‌‌‍ ‌‌‍‌‌​ ‌‍​‍‌‍​‌‌ ​ ‌‍‌‌‌‌‌‌‌ ​‍‌‍ ​​ ‌‌‍‍​‌ ‌​‌ ‌​‌ ​​‌ ​ ​‍‌‌​ ​ ‌​​‌​‍‌‌​ ​‍‌​‌‍​‍‌‌​ ​‍‌​‌‍‌‍​ ‌‍‍​‌‍‌‌‌‍ ​‌ ​ ‌‍‌‌‌‍​‌‌ ​​‌‍‍‌‌‍‌‌‌ ​‍‌ ​ ​‍ ‍‌ ​ ‌‍​‌‌‍ ‍‌‍‍‌‌ ‌​‌ ‍‌​‍ ‍‌ ​ ‌ ‌​‌ ‌‌‌‍‌​‌‍‍‌‌‍ ​‍‌‍‌‍‍‌‌‍‌​​ ‌‌‍‌‍‌‍ ‌‍ ‌ ‌​‌‍‌‌‌ ​‍​‍‌‍‌ ‌​‌ ‍‌‌ ​​‌‍‌‌​ ‌‌‍‌‍‌‍ ‌‍ ‌ ‌​‌‍‌‌‌ ​‍​‍‌‍‌ ​​‌‍​‌‌ ‌​‌‍‍​​ ‌‌‍​ ‌‍ ‌‍ ​‌ ‌‌‌‍ ‌‌‍ ‍‌ ​ ​‍‌‌​ ‌‌‌​​‍‌‌ ‌‍‍ ‌‍‌‌‌ ‍‌​‍‌‌​ ​ ‌​‌​​‍‌‌​ ​ ‌​‌​​‍‌‌​ ​‍​ ​‍‌‍‌‌‌‍​‍​ ​‍​ ‍​‌‍​ ​ ‌‌‌‍​ ‌‍​ ‌‍‌‌‌‍​‍‌‍​‌​ ​‌​‍‌‌​ ​‍​ ​‍​‍‌‌​ ‌‌‌​‌​​‍ ‍‌‍ ​‌‍‍‌‌‍ ‍‌‍‍ ‌ ​ ​‍‌‌​ ‌‌‌​​‍‌‌ ‌‍‍ ‌‍‌‌‌ ‍‌​‍‌‌​ ​ ‌​‌​​‍‌‌​ ​ ‌​‌​​‍‌‌​ ​‍​ ​‍​ ‌​​ ‌ ‌‍‌‍‌‍‌‍​ ​​​ ‌‍​ ‌‌​ ‌​‌‍‌​‌‍‌​​ ​‌‌‍​‍​‍‌‌​ ​‍​ ​‍​‍‌‌​ ‌‌‌​‌​​‍ ‍‌‍ ‍‌‍​‌‌‍ ‌‌‍‌‌​‍‌‍‌ ​​‌‍‌‌‌ ​‍‌ ​ ‌ ​​‌‍‌‌‌‍​ ‌ ‌​‌‍‍‌‌ ‌‍‌‍‌‌​ ‌‌ ​​‌ ‌‌‌‍​‍‌‍ ​‌‍‍‌‌ ​ ‌‍‍​‌‍‌‌‌‍‌​​‍​‍‌ ‌
Swim​​​​‌ ‍ ​‍​‍‌‍ ‌ ​‍‌‍‍‌‌‍‌ ‌‍‍‌‌‍ ‍​‍​‍​ ‍‍​‍​‍‌ ​ ‌‍​‌‌‍ ‍‌‍‍‌‌ ‌​‌ ‍‌​‍ ‍‌‍‍‌‌‍ ​‍​‍​‍ ​​‍​‍‌‍‍​‌ ​‍‌‍‌‌‌‍‌‍​‍​‍​ ‍‍​‍​‍‌‍‍​‌ ‌​‌ ‌​‌ ​​‌ ​ ​ ‍‍​‍ ​‍ ‌‍​ ‌‍‍​‌‍‌‌‌‍ ​‌ ​ ‌‍‌‌‌‍​‌‌ ​​‌‍‍‌‌‍‌‌‌ ​‍‌ ​ ​‍ ‍‌ ​ ‌‍​‌‌‍ ‍‌‍‍‌‌ ‌​‌ ‍‌​‍ ‍‌ ​ ‌ ‌​‌ ‌‌‌‍‌​‌‍‍‌‌‍ ​‍ ‌‍‍‌‌‍ ‍‌ ‌​‌‍‌‌‌‍ ‍‌ ‌​​‍ ‌‍‌‌‌‍‌​‌‍‍‌‌ ‌​​‍ ‌‍ ‌‌‍ ‌‍‌​‌‍‌‌​ ‌‌ ​​‌ ​‍‌‍‌‌‌ ​ ‌‍‌‌‌‍ ‍‌ ‌​‌‍​‌‌ ‌​‌‍‍‌‌‍ ‌‍ ‍​ ‍ ‌‍‍‌‌‍‌​​ ‌‌‍‌‍‌‍ ‌‍ ‌ ‌​‌‍‌‌‌ ​‍​ ‍ ‌ ‌​‌ ‍‌‌ ​​‌‍‌‌​ ‌‌‍‌‍‌‍ ‌‍ ‌ ‌​‌‍‌‌‌ ​‍​ ‍ ‌ ​​‌‍​‌‌ ‌​‌‍‍​​ ‌‌‍​ ‌‍ ‌‍ ​‌ ‌‌‌‍ ‌‌‍ ‍‌ ​ ​‍‌‌​ ‌‌‌​​‍‌‌ ‌‍‍ ‌‍‌‌‌ ‍‌​‍‌‌​ ​ ‌​‌​​‍‌‌​ ​ ‌​‌​​‍‌‌​ ​‍​ ​‍‌‍‌‌‌‍​‍​ ​‍​ ‍​‌‍​ ​ ‌‌‌‍​ ‌‍​ ‌‍‌‌‌‍​‍‌‍​‌​ ​‌​‍‌‌​ ​‍​ ​‍​‍‌‌​ ‌‌‌​‌​​‍ ‍‌‍ ​‌‍‍‌‌‍ ‍‌‍‍ ‌ ​ ​‍‌‌​ ‌‌‌​​‍‌‌ ‌‍‍ ‌‍‌‌‌ ‍‌​‍‌‌​ ​ ‌​‌​​‍‌‌​ ​ ‌​‌​​‍‌‌​ ​‍​ ​‍‌‍‌‍‌‍‌‍​ ​​​ ‌‌​ ‌‌​ ‌​​ ​‍‌‍​ ​ ​‌​ ​ ‌‍​ ‌‍​‌‌‍​ ‌‍‌‌​ ‌‍​ ​‌​ ​ ‌‍​ ‌‍​‍​ ‌​​ ‍​‌‍‌​​ ‍​​ ‌‍​ ‌‌‌‍​‍​ ‌​​ ‌​​ ​‌​ ‍‌​ ‍‌‌‍​ ​‍‌‌​ ​‍​ ​‍​‍‌‌​ ‌‌‌​‌​​‍ ‍‌‍ ‍‌‍​‌‌‍ ‌‌‍‌‌​ ‌‍​‍‌‍​‌‌ ​ ‌‍‌‌‌‌‌‌‌ ​‍‌‍ ​​ ‌‌‍‍​‌ ‌​‌ ‌​‌ ​​‌ ​ ​‍‌‌​ ​ ‌​​‌​‍‌‌​ ​‍‌​‌‍​‍‌‌​ ​‍‌​‌‍‌‍​ ‌‍‍​‌‍‌‌‌‍ ​‌ ​ ‌‍‌‌‌‍​‌‌ ​​‌‍‍‌‌‍‌‌‌ ​‍‌ ​ ​‍ ‍‌ ​ ‌‍​‌‌‍ ‍‌‍‍‌‌ ‌​‌ ‍‌​‍ ‍‌ ​ ‌ ‌​‌ ‌‌‌‍‌​‌‍‍‌‌‍ ​‍‌‍‌‍‍‌‌‍‌​​ ‌‌‍‌‍‌‍ ‌‍ ‌ ‌​‌‍‌‌‌ ​‍​‍‌‍‌ ‌​‌ ‍‌‌ ​​‌‍‌‌​ ‌‌‍‌‍‌‍ ‌‍ ‌ ‌​‌‍‌‌‌ ​‍​‍‌‍‌ ​​‌‍​‌‌ ‌​‌‍‍​​ ‌‌‍​ ‌‍ ‌‍ ​‌ ‌‌‌‍ ‌‌‍ ‍‌ ​ ​‍‌‌​ ‌‌‌​​‍‌‌ ‌‍‍ ‌‍‌‌‌ ‍‌​‍‌‌​ ​ ‌​‌​​‍‌‌​ ​ ‌​‌​​‍‌‌​ ​‍​ ​‍‌‍‌‌‌‍​‍​ ​‍​ ‍​‌‍​ ​ ‌‌‌‍​ ‌‍​ ‌‍‌‌‌‍​‍‌‍​‌​ ​‌​‍‌‌​ ​‍​ ​‍​‍‌‌​ ‌‌‌​‌​​‍ ‍‌‍ ​‌‍‍‌‌‍ ‍‌‍‍ ‌ ​ ​‍‌‌​ ‌‌‌​​‍‌‌ ‌‍‍ ‌‍‌‌‌ ‍‌​‍‌‌​ ​ ‌​‌​​‍‌‌​ ​ ‌​‌​​‍‌‌​ ​‍​ ​‍‌‍‌‍‌‍‌‍​ ​​​ ‌‌​ ‌‌​ ‌​​ ​‍‌‍​ ​ ​‌​ ​ ‌‍​ ‌‍​‌‌‍​ ‌‍‌‌​ ‌‍​ ​‌​ ​ ‌‍​ ‌‍​‍​ ‌​​ ‍​‌‍‌​​ ‍​​ ‌‍​ ‌‌‌‍​‍​ ‌​​ ‌​​ ​‌​ ‍‌​ ‍‌‌‍​ ​‍‌‌​ ​‍​ ​‍​‍‌‌​ ‌‌‌​‌​​‍ ‍‌‍ ‍‌‍​‌‌‍ ‌‌‍‌‌​‍‌‍‌ ​​‌‍‌‌‌ ​‍‌ ​ ‌ ​​‌‍‌‌‌‍​ ‌ ‌​‌‍‍‌‌ ‌‍‌‍‌‌​ ‌‌ ​​‌ ‌‌‌‍​‍‌‍ ​‌‍‍‌‌ ​ ‌‍‍​‌‍‌‌‌‍‌​​‍​‍‌ ‌
Golf Club​​​​‌ ‍ ​‍​‍‌‍ ‌ ​‍‌‍‍‌‌‍‌ ‌‍‍‌‌‍ ‍​‍​‍​ ‍‍​‍​‍‌ ​ ‌‍​‌‌‍ ‍‌‍‍‌‌ ‌​‌ ‍‌​‍ ‍‌‍‍‌‌‍ ​‍​‍​‍ ​​‍​‍‌‍‍​‌ ​‍‌‍‌‌‌‍‌‍​‍​‍​ ‍‍​‍​‍‌‍‍​‌ ‌​‌ ‌​‌ ​​‌ ​ ​ ‍‍​‍ ​‍ ‌‍​ ‌‍‍​‌‍‌‌‌‍ ​‌ ​ ‌‍‌‌‌‍​‌‌ ​​‌‍‍‌‌‍‌‌‌ ​‍‌ ​ ​‍ ‍‌ ​ ‌‍​‌‌‍ ‍‌‍‍‌‌ ‌​‌ ‍‌​‍ ‍‌ ​ ‌ ‌​‌ ‌‌‌‍‌​‌‍‍‌‌‍ ​‍ ‌‍‍‌‌‍ ‍‌ ‌​‌‍‌‌‌‍ ‍‌ ‌​​‍ ‌‍‌‌‌‍‌​‌‍‍‌‌ ‌​​‍ ‌‍ ‌‌‍ ‌‍‌​‌‍‌‌​ ‌‌ ​​‌ ​‍‌‍‌‌‌ ​ ‌‍‌‌‌‍ ‍‌ ‌​‌‍​‌‌ ‌​‌‍‍‌‌‍ ‌‍ ‍​ ‍ ‌‍‍‌‌‍‌​​ ‌‌‍‌‍‌‍ ‌‍ ‌ ‌​‌‍‌‌‌ ​‍​ ‍ ‌ ‌​‌ ‍‌‌ ​​‌‍‌‌​ ‌‌‍‌‍‌‍ ‌‍ ‌ ‌​‌‍‌‌‌ ​‍​ ‍ ‌ ​​‌‍​‌‌ ‌​‌‍‍​​ ‌‌‍​ ‌‍ ‌‍ ​‌ ‌‌‌‍ ‌‌‍ ‍‌ ​ ​‍‌‌​ ‌‌‌​​‍‌‌ ‌‍‍ ‌‍‌‌‌ ‍‌​‍‌‌​ ​ ‌​‌​​‍‌‌​ ​ ‌​‌​​‍‌‌​ ​‍​ ​‍‌‍‌‌‌‍​‍​ ​‍​ ‍​‌‍​ ​ ‌‌‌‍​ ‌‍​ ‌‍‌‌‌‍​‍‌‍​‌​ ​‌​‍‌‌​ ​‍​ ​‍​‍‌‌​ ‌‌‌​‌​​‍ ‍‌‍ ​‌‍‍‌‌‍ ‍‌‍‍ ‌ ​ ​‍‌‌​ ‌‌‌​​‍‌‌ ‌‍‍ ‌‍‌‌‌ ‍‌​‍‌‌​ ​ ‌​‌​​‍‌‌​ ​ ‌​‌​​‍‌‌​ ​‍​ ​‍​ ‌​‌‍‌‌​ ‌‍‌‍‌​​ ​‍​ ‌‍​ ​‍‌‍‌‍‌‍​‌‌‍​ ‌‍​ ‌‍​ ​‍‌‌​ ​‍​ ​‍​‍‌‌​ ‌‌‌​‌​​‍ ‍‌‍ ‍‌‍​‌‌‍ ‌‌‍‌‌​ ‌‍​‍‌‍​‌‌ ​ ‌‍‌‌‌‌‌‌‌ ​‍‌‍ ​​ ‌‌‍‍​‌ ‌​‌ ‌​‌ ​​‌ ​ ​‍‌‌​ ​ ‌​​‌​‍‌‌​ ​‍‌​‌‍​‍‌‌​ ​‍‌​‌‍‌‍​ ‌‍‍​‌‍‌‌‌‍ ​‌ ​ ‌‍‌‌‌‍​‌‌ ​​‌‍‍‌‌‍‌‌‌ ​‍‌ ​ ​‍ ‍‌ ​ ‌‍​‌‌‍ ‍‌‍‍‌‌ ‌​‌ ‍‌​‍ ‍‌ ​ ‌ ‌​‌ ‌‌‌‍‌​‌‍‍‌‌‍ ​‍‌‍‌‍‍‌‌‍‌​​ ‌‌‍‌‍‌‍ ‌‍ ‌ ‌​‌‍‌‌‌ ​‍​‍‌‍‌ ‌​‌ ‍‌‌ ​​‌‍‌‌​ ‌‌‍‌‍‌‍ ‌‍ ‌ ‌​‌‍‌‌‌ ​‍​‍‌‍‌ ​​‌‍​‌‌ ‌​‌‍‍​​ ‌‌‍​ ‌‍ ‌‍ ​‌ ‌‌‌‍ ‌‌‍ ‍‌ ​ ​‍‌‌​ ‌‌‌​​‍‌‌ ‌‍‍ ‌‍‌‌‌ ‍‌​‍‌‌​ ​ ‌​‌​​‍‌‌​ ​ ‌​‌​​‍‌‌​ ​‍​ ​‍‌‍‌‌‌‍​‍​ ​‍​ ‍​‌‍​ ​ ‌‌‌‍​ ‌‍​ ‌‍‌‌‌‍​‍‌‍​‌​ ​‌​‍‌‌​ ​‍​ ​‍​‍‌‌​ ‌‌‌​‌​​‍ ‍‌‍ ​‌‍‍‌‌‍ ‍‌‍‍ ‌ ​ ​‍‌‌​ ‌‌‌​​‍‌‌ ‌‍‍ ‌‍‌‌‌ ‍‌​‍‌‌​ ​ ‌​‌​​‍‌‌​ ​ ‌​‌​​‍‌‌​ ​‍​ ​‍​ ‌​‌‍‌‌​ ‌‍‌‍‌​​ ​‍​ ‌‍​ ​‍‌‍‌‍‌‍​‌‌‍​ ‌‍​ ‌‍​ ​‍‌‌​ ​‍​ ​‍​‍‌‌​ ‌‌‌​‌​​‍ ‍‌‍ ‍‌‍​‌‌‍ ‌‌‍‌‌​‍‌‍‌ ​​‌‍‌‌‌ ​‍‌ ​ ‌ ​​‌‍‌‌‌‍​ ‌ ‌​‌‍‍‌‌ ‌‍‌‍‌‌​ ‌‌ ​​‌ ‌‌‌‍​‍‌‍ ​‌‍‍‌‌ ​ ‌‍‍​‌‍‌‌‌‍‌​​‍​‍‌ ‌
Athletic Club​​​​‌ ‍ ​‍​‍‌‍ ‌ ​‍‌‍‍‌‌‍‌ ‌‍‍‌‌‍ ‍​‍​‍​ ‍‍​‍​‍‌ ​ ‌‍​‌‌‍ ‍‌‍‍‌‌ ‌​‌ ‍‌​‍ ‍‌‍‍‌‌‍ ​‍​‍​‍ ​​‍​‍‌‍‍​‌ ​‍‌‍‌‌‌‍‌‍​‍​‍​ ‍‍​‍​‍‌‍‍​‌ ‌​‌ ‌​‌ ​​‌ ​ ​ ‍‍​‍ ​‍ ‌‍​ ‌‍‍​‌‍‌‌‌‍ ​‌ ​ ‌‍‌‌‌‍​‌‌ ​​‌‍‍‌‌‍‌‌‌ ​‍‌ ​ ​‍ ‍‌ ​ ‌‍​‌‌‍ ‍‌‍‍‌‌ ‌​‌ ‍‌​‍ ‍‌ ​ ‌ ‌​‌ ‌‌‌‍‌​‌‍‍‌‌‍ ​‍ ‌‍‍‌‌‍ ‍‌ ‌​‌‍‌‌‌‍ ‍‌ ‌​​‍ ‌‍‌‌‌‍‌​‌‍‍‌‌ ‌​​‍ ‌‍ ‌‌‍ ‌‍‌​‌‍‌‌​ ‌‌ ​​‌ ​‍‌‍‌‌‌ ​ ‌‍‌‌‌‍ ‍‌ ‌​‌‍​‌‌ ‌​‌‍‍‌‌‍ ‌‍ ‍​ ‍ ‌‍‍‌‌‍‌​​ ‌‌‍‌‍‌‍ ‌‍ ‌ ‌​‌‍‌‌‌ ​‍​ ‍ ‌ ‌​‌ ‍‌‌ ​​‌‍‌‌​ ‌‌‍‌‍‌‍ ‌‍ ‌ ‌​‌‍‌‌‌ ​‍​ ‍ ‌ ​​‌‍​‌‌ ‌​‌‍‍​​ ‌‌‍​ ‌‍ ‌‍ ​‌ ‌‌‌‍ ‌‌‍ ‍‌ ​ ​‍‌‌​ ‌‌‌​​‍‌‌ ‌‍‍ ‌‍‌‌‌ ‍‌​‍‌‌​ ​ ‌​‌​​‍‌‌​ ​ ‌​‌​​‍‌‌​ ​‍​ ​‍‌‍‌‌‌‍​‍​ ​‍​ ‍​‌‍​ ​ ‌‌‌‍​ ‌‍​ ‌‍‌‌‌‍​‍‌‍​‌​ ​‌​‍‌‌​ ​‍​ ​‍​‍‌‌​ ‌‌‌​‌​​‍ ‍‌‍ ​‌‍‍‌‌‍ ‍‌‍‍ ‌ ​ ​‍‌‌​ ‌‌‌​​‍‌‌ ‌‍‍ ‌‍‌‌‌ ‍‌​‍‌‌​ ​ ‌​‌​​‍‌‌​ ​ ‌​‌​​‍‌‌​ ​‍​ ​‍​ ‍​‌‍​‌​ ​ ​ ‌​‌‍​‌​ ‌ ‌‍‌​‌‍​‌​ ​ ​ ‍​‌‍‌‌‌‍​ ​‍‌‌​ ​‍​ ​‍​‍‌‌​ ‌‌‌​‌​​‍ ‍‌‍ ‍‌‍​‌‌‍ ‌‌‍‌‌​ ‌‍​‍‌‍​‌‌ ​ ‌‍‌‌‌‌‌‌‌ ​‍‌‍ ​​ ‌‌‍‍​‌ ‌​‌ ‌​‌ ​​‌ ​ ​‍‌‌​ ​ ‌​​‌​‍‌‌​ ​‍‌​‌‍​‍‌‌​ ​‍‌​‌‍‌‍​ ‌‍‍​‌‍‌‌‌‍ ​‌ ​ ‌‍‌‌‌‍​‌‌ ​​‌‍‍‌‌‍‌‌‌ ​‍‌ ​ ​‍ ‍‌ ​ ‌‍​‌‌‍ ‍‌‍‍‌‌ ‌​‌ ‍‌​‍ ‍‌ ​ ‌ ‌​‌ ‌‌‌‍‌​‌‍‍‌‌‍ ​‍‌‍‌‍‍‌‌‍‌​​ ‌‌‍‌‍‌‍ ‌‍ ‌ ‌​‌‍‌‌‌ ​‍​‍‌‍‌ ‌​‌ ‍‌‌ ​​‌‍‌‌​ ‌‌‍‌‍‌‍ ‌‍ ‌ ‌​‌‍‌‌‌ ​‍​‍‌‍‌ ​​‌‍​‌‌ ‌​‌‍‍​​ ‌‌‍​ ‌‍ ‌‍ ​‌ ‌‌‌‍ ‌‌‍ ‍‌ ​ ​‍‌‌​ ‌‌‌​​‍‌‌ ‌‍‍ ‌‍‌‌‌ ‍‌​‍‌‌​ ​ ‌​‌​​‍‌‌​ ​ ‌​‌​​‍‌‌​ ​‍​ ​‍‌‍‌‌‌‍​‍​ ​‍​ ‍​‌‍​ ​ ‌‌‌‍​ ‌‍​ ‌‍‌‌‌‍​‍‌‍​‌​ ​‌​‍‌‌​ ​‍​ ​‍​‍‌‌​ ‌‌‌​‌​​‍ ‍‌‍ ​‌‍‍‌‌‍ ‍‌‍‍ ‌ ​ ​‍‌‌​ ‌‌‌​​‍‌‌ ‌‍‍ ‌‍‌‌‌ ‍‌​‍‌‌​ ​ ‌​‌​​‍‌‌​ ​ ‌​‌​​‍‌‌​ ​‍​ ​‍​ ‍​‌‍​‌​ ​ ​ ‌​‌‍​‌​ ‌ ‌‍‌​‌‍​‌​ ​ ​ ‍​‌‍‌‌‌‍​ ​‍‌‌​ ​‍​ ​‍​‍‌‌​ ‌‌‌​‌​​‍ ‍‌‍ ‍‌‍​‌‌‍ ‌‌‍‌‌​‍‌‍‌ ​​‌‍‌‌‌ ​‍‌ ​ ‌ ​​‌‍‌‌‌‍​ ‌ ‌​‌‍‍‌‌ ‌‍‌‍‌‌​ ‌‌ ​​‌ ‌‌‌‍​‍‌‍ ​‌‍‍‌‌ ​ ‌‍‍​‌‍‌‌‌‍‌​​‍​‍‌ ‌
Marina​​​​‌ ‍ ​‍​‍‌‍ ‌ ​‍‌‍‍‌‌‍‌ ‌‍‍‌‌‍ ‍​‍​‍​ ‍‍​‍​‍‌ ​ ‌‍​‌‌‍ ‍‌‍‍‌‌ ‌​‌ ‍‌​‍ ‍‌‍‍‌‌‍ ​‍​‍​‍ ​​‍​‍‌‍‍​‌ ​‍‌‍‌‌‌‍‌‍​‍​‍​ ‍‍​‍​‍‌‍‍​‌ ‌​‌ ‌​‌ ​​‌ ​ ​ ‍‍​‍ ​‍ ‌‍​ ‌‍‍​‌‍‌‌‌‍ ​‌ ​ ‌‍‌‌‌‍​‌‌ ​​‌‍‍‌‌‍‌‌‌ ​‍‌ ​ ​‍ ‍‌ ​ ‌‍​‌‌‍ ‍‌‍‍‌‌ ‌​‌ ‍‌​‍ ‍‌ ​ ‌ ‌​‌ ‌‌‌‍‌​‌‍‍‌‌‍ ​‍ ‌‍‍‌‌‍ ‍‌ ‌​‌‍‌‌‌‍ ‍‌ ‌​​‍ ‌‍‌‌‌‍‌​‌‍‍‌‌ ‌​​‍ ‌‍ ‌‌‍ ‌‍‌​‌‍‌‌​ ‌‌ ​​‌ ​‍‌‍‌‌‌ ​ ‌‍‌‌‌‍ ‍‌ ‌​‌‍​‌‌ ‌​‌‍‍‌‌‍ ‌‍ ‍​ ‍ ‌‍‍‌‌‍‌​​ ‌‌‍‌‍‌‍ ‌‍ ‌ ‌​‌‍‌‌‌ ​‍​ ‍ ‌ ‌​‌ ‍‌‌ ​​‌‍‌‌​ ‌‌‍‌‍‌‍ ‌‍ ‌ ‌​‌‍‌‌‌ ​‍​ ‍ ‌ ​​‌‍​‌‌ ‌​‌‍‍​​ ‌‌‍​ ‌‍ ‌‍ ​‌ ‌‌‌‍ ‌‌‍ ‍‌ ​ ​‍‌‌​ ‌‌‌​​‍‌‌ ‌‍‍ ‌‍‌‌‌ ‍‌​‍‌‌​ ​ ‌​‌​​‍‌‌​ ​ ‌​‌​​‍‌‌​ ​‍​ ​‍‌‍‌‌‌‍​‍​ ​‍​ ‍​‌‍​ ​ ‌‌‌‍​ ‌‍​ ‌‍‌‌‌‍​‍‌‍​‌​ ​‌​‍‌‌​ ​‍​ ​‍​‍‌‌​ ‌‌‌​‌​​‍ ‍‌‍ ​‌‍‍‌‌‍ ‍‌‍‍ ‌ ​ ​‍‌‌​ ‌‌‌​​‍‌‌ ‌‍‍ ‌‍‌‌‌ ‍‌​‍‌‌​ ​ ‌​‌​​‍‌‌​ ​ ‌​‌​​‍‌‌​ ​‍​ ​‍​ ‌‍​ ‌‌​ ‌‍​ ‌‌‌‍‌‌‌‍‌‍‌‍​‌​ ​​​ ‌‍​ ‌‌​ ‌​‌‍‌​​‍‌‌​ ​‍​ ​‍​‍‌‌​ ‌‌‌​‌​​‍ ‍‌‍ ‍‌‍​‌‌‍ ‌‌‍‌‌​ ‌‍​‍‌‍​‌‌ ​ ‌‍‌‌‌‌‌‌‌ ​‍‌‍ ​​ ‌‌‍‍​‌ ‌​‌ ‌​‌ ​​‌ ​ ​‍‌‌​ ​ ‌​​‌​‍‌‌​ ​‍‌​‌‍​‍‌‌​ ​‍‌​‌‍‌‍​ ‌‍‍​‌‍‌‌‌‍ ​‌ ​ ‌‍‌‌‌‍​‌‌ ​​‌‍‍‌‌‍‌‌‌ ​‍‌ ​ ​‍ ‍‌ ​ ‌‍​‌‌‍ ‍‌‍‍‌‌ ‌​‌ ‍‌​‍ ‍‌ ​ ‌ ‌​‌ ‌‌‌‍‌​‌‍‍‌‌‍ ​‍‌‍‌‍‍‌‌‍‌​​ ‌‌‍‌‍‌‍ ‌‍ ‌ ‌​‌‍‌‌‌ ​‍​‍‌‍‌ ‌​‌ ‍‌‌ ​​‌‍‌‌​ ‌‌‍‌‍‌‍ ‌‍ ‌ ‌​‌‍‌‌‌ ​‍​‍‌‍‌ ​​‌‍​‌‌ ‌​‌‍‍​​ ‌‌‍​ ‌‍ ‌‍ ​‌ ‌‌‌‍ ‌‌‍ ‍‌ ​ ​‍‌‌​ ‌‌‌​​‍‌‌ ‌‍‍ ‌‍‌‌‌ ‍‌​‍‌‌​ ​ ‌​‌​​‍‌‌​ ​ ‌​‌​​‍‌‌​ ​‍​ ​‍‌‍‌‌‌‍​‍​ ​‍​ ‍​‌‍​ ​ ‌‌‌‍​ ‌‍​ ‌‍‌‌‌‍​‍‌‍​‌​ ​‌​‍‌‌​ ​‍​ ​‍​‍‌‌​ ‌‌‌​‌​​‍ ‍‌‍ ​‌‍‍‌‌‍ ‍‌‍‍ ‌ ​ ​‍‌‌​ ‌‌‌​​‍‌‌ ‌‍‍ ‌‍‌‌‌ ‍‌​‍‌‌​ ​ ‌​‌​​‍‌‌​ ​ ‌​‌​​‍‌‌​ ​‍​ ​‍​ ‌‍​ ‌‌​ ‌‍​ ‌‌‌‍‌‌‌‍‌‍‌‍​‌​ ​​​ ‌‍​ ‌‌​ ‌​‌‍‌​​‍‌‌​ ​‍​ ​‍​‍‌‌​ ‌‌‌​‌​​‍ ‍‌‍ ‍‌‍​‌‌‍ ‌‌‍‌‌​‍‌‍‌ ​​‌‍‌‌‌ ​‍‌ ​ ‌ ​​‌‍‌‌‌‍​ ‌ ‌​‌‍‍‌‌ ‌‍‌‍‌‌​ ‌‌ ​​‌ ‌‌‌‍​‍‌‍ ​‌‍‍‌‌ ​ ‌‍‍​‌‍‌‌‌‍‌​​‍​‍‌ ‌
Company​​​​‌ ‍ ​‍​‍‌‍ ‌ ​‍‌‍‍‌‌‍‌ ‌‍‍‌‌‍ ‍​‍​‍​ ‍‍​‍​‍‌ ​ ‌‍​‌‌‍ ‍‌‍‍‌‌ ‌​‌ ‍‌​‍ ‍‌‍‍‌‌‍ ​‍​‍​‍ ​​‍​‍‌‍‍​‌ ​‍‌‍‌‌‌‍‌‍​‍​‍​ ‍‍​‍​‍‌‍‍​‌ ‌​‌ ‌​‌ ​​‌ ​ ​ ‍‍​‍ ​‍ ‌‍​ ‌‍‍​‌‍‌‌‌‍ ​‌ ​ ‌‍‌‌‌‍​‌‌ ​​‌‍‍‌‌‍‌‌‌ ​‍‌ ​ ​‍ ‍‌ ​ ‌‍​‌‌‍ ‍‌‍‍‌‌ ‌​‌ ‍‌​‍ ‍‌ ​ ‌ ‌​‌ ‌‌‌‍‌​‌‍‍‌‌‍ ​‍ ‌‍‍‌‌‍ ‍‌ ‌​‌‍‌‌‌‍ ‍‌ ‌​​‍ ‌‍‌‌‌‍‌​‌‍‍‌‌ ‌​​‍ ‌‍ ‌‌‍ ‌‍‌​‌‍‌‌​ ‌‌ ​​‌ ​‍‌‍‌‌‌ ​ ‌‍‌‌‌‍ ‍‌ ‌​‌‍​‌‌ ‌​‌‍‍‌‌‍ ‌‍ ‍​ ‍ ‌‍‍‌‌‍‌​​ ‌‌‍‌‍‌‍ ‌‍ ‌ ‌​‌‍‌‌‌ ​‍​ ‍ ‌ ‌​‌ ‍‌‌ ​​‌‍‌‌​ ‌‌‍‌‍‌‍ ‌‍ ‌ ‌​‌‍‌‌‌ ​‍​ ‍ ‌ ​​‌‍​‌‌ ‌​‌‍‍​​ ‌‌‍​ ‌‍ ‌‍ ​‌ ‌‌‌‍ ‌‌‍ ‍‌ ​ ​‍‌‌​ ‌‌‌​​‍‌‌ ‌‍‍ ‌‍‌‌‌ ‍‌​‍‌‌​ ​ ‌​‌​​‍‌‌​ ​ ‌​‌​​‍‌‌​ ​‍​ ​‍‌‍​ ​ ​ ​ ‌​​ ​​‌‍​ ​ ‌‍‌‍‌​​ ‌​‌‍‌‍‌‍‌‌‌‍‌‌‌‍‌​​‍‌‌​ ​‍​ ​‍​‍‌‌​ ‌‌‌​‌​​‍ ‍‌ ‌​‌‍‍‌‌ ‌​‌‍ ​‌‍‌‌​ ‌‍​‍‌‍​‌‌ ​ ‌‍‌‌‌‌‌‌‌ ​‍‌‍ ​​ ‌‌‍‍​‌ ‌​‌ ‌​‌ ​​‌ ​ ​‍‌‌​ ​ ‌​​‌​‍‌‌​ ​‍‌​‌‍​‍‌‌​ ​‍‌​‌‍‌‍​ ‌‍‍​‌‍‌‌‌‍ ​‌ ​ ‌‍‌‌‌‍​‌‌ ​​‌‍‍‌‌‍‌‌‌ ​‍‌ ​ ​‍ ‍‌ ​ ‌‍​‌‌‍ ‍‌‍‍‌‌ ‌​‌ ‍‌​‍ ‍‌ ​ ‌ ‌​‌ ‌‌‌‍‌​‌‍‍‌‌‍ ​‍‌‍‌‍‍‌‌‍‌​​ ‌‌‍‌‍‌‍ ‌‍ ‌ ‌​‌‍‌‌‌ ​‍​‍‌‍‌ ‌​‌ ‍‌‌ ​​‌‍‌‌​ ‌‌‍‌‍‌‍ ‌‍ ‌ ‌​‌‍‌‌‌ ​‍​‍‌‍‌ ​​‌‍​‌‌ ‌​‌‍‍​​ ‌‌‍​ ‌‍ ‌‍ ​‌ ‌‌‌‍ ‌‌‍ ‍‌ ​ ​‍‌‌​ ‌‌‌​​‍‌‌ ‌‍‍ ‌‍‌‌‌ ‍‌​‍‌‌​ ​ ‌​‌​​‍‌‌​ ​ ‌​‌​​‍‌‌​ ​‍​ ​‍‌‍​ ​ ​ ​ ‌​​ ​​‌‍​ ​ ‌‍‌‍‌​​ ‌​‌‍‌‍‌‍‌‌‌‍‌‌‌‍‌​​‍‌‌​ ​‍​ ​‍​‍‌‌​ ‌‌‌​‌​​‍ ‍‌ ‌​‌‍‍‌‌ ‌​‌‍ ​‌‍‌‌​‍‌‍‌ ​​‌‍‌‌‌ ​‍‌ ​ ‌ ​​‌‍‌‌‌‍​ ‌ ‌​‌‍‍‌‌ ‌‍‌‍‌‌​ ‌‌ ​​‌ ‌‌‌‍​‍‌‍ ​‌‍‍‌‌ ​ ‌‍‍​‌‍‌‌‌‍‌​​‍​‍‌ ‌
Privacy Policy​​​​‌ ‍ ​‍​‍‌‍ ‌ ​‍‌‍‍‌‌‍‌ ‌‍‍‌‌‍ ‍​‍​‍​ ‍‍​‍​‍‌ ​ ‌‍​‌‌‍ ‍‌‍‍‌‌ ‌​‌ ‍‌​‍ ‍‌‍‍‌‌‍ ​‍​‍​‍ ​​‍​‍‌‍‍​‌ ​‍‌‍‌‌‌‍‌‍​‍​‍​ ‍‍​‍​‍‌‍‍​‌ ‌​‌ ‌​‌ ​​‌ ​ ​ ‍‍​‍ ​‍ ‌‍​ ‌‍‍​‌‍‌‌‌‍ ​‌ ​ ‌‍‌‌‌‍​‌‌ ​​‌‍‍‌‌‍‌‌‌ ​‍‌ ​ ​‍ ‍‌ ​ ‌‍​‌‌‍ ‍‌‍‍‌‌ ‌​‌ ‍‌​‍ ‍‌ ​ ‌ ‌​‌ ‌‌‌‍‌​‌‍‍‌‌‍ ​‍ ‌‍‍‌‌‍ ‍‌ ‌​‌‍‌‌‌‍ ‍‌ ‌​​‍ ‌‍‌‌‌‍‌​‌‍‍‌‌ ‌​​‍ ‌‍ ‌‌‍ ‌‍‌​‌‍‌‌​ ‌‌ ​​‌ ​‍‌‍‌‌‌ ​ ‌‍‌‌‌‍ ‍‌ ‌​‌‍​‌‌ ‌​‌‍‍‌‌‍ ‌‍ ‍​ ‍ ‌‍‍‌‌‍‌​​ ‌‌‍‌‍‌‍ ‌‍ ‌ ‌​‌‍‌‌‌ ​‍​ ‍ ‌ ‌​‌ ‍‌‌ ​​‌‍‌‌​ ‌‌‍‌‍‌‍ ‌‍ ‌ ‌​‌‍‌‌‌ ​‍​ ‍ ‌ ​​‌‍​‌‌ ‌​‌‍‍​​ ‌‌‍​ ‌‍ ‌‍ ​‌ ‌‌‌‍ ‌‌‍ ‍‌ ​ ​‍‌‌​ ‌‌‌​​‍‌‌ ‌‍‍ ‌‍‌‌‌ ‍‌​‍‌‌​ ​ ‌​‌​​‍‌‌​ ​ ‌​‌​​‍‌‌​ ​‍​ ​‍‌‍​ ​ ​ ​ ‌​​ ​​‌‍​ ​ ‌‍‌‍‌​​ ‌​‌‍‌‍‌‍‌‌‌‍‌‌‌‍‌​​‍‌‌​ ​‍​ ​‍​‍‌‌​ ‌‌‌​‌​​‍ ‍‌‍ ​‌‍‍‌‌‍ ‍‌‍‍ ‌ ​ ​‍‌‌​ ‌‌‌​​‍‌‌ ‌‍‍ ‌‍‌‌‌ ‍‌​‍‌‌​ ​ ‌​‌​​‍‌‌​ ​ ‌​‌​​‍‌‌​ ​‍​ ​‍​ ​​​ ‍‌‌‍‌‌​ ‍​​ ‍‌​ ​‍‌‍​‍‌‍​‍​ ​‍​ ‍​‌‍​‌​ ​​​‍‌‌​ ​‍​ ​‍​‍‌‌​ ‌‌‌​‌​​‍ ‍‌‍ ‍‌‍​‌‌‍ ‌‌‍‌‌​ ‌‍​‍‌‍​‌‌ ​ ‌‍‌‌‌‌‌‌‌ ​‍‌‍ ​​ ‌‌‍‍​‌ ‌​‌ ‌​‌ ​​‌ ​ ​‍‌‌​ ​ ‌​​‌​‍‌‌​ ​‍‌​‌‍​‍‌‌​ ​‍‌​‌‍‌‍​ ‌‍‍​‌‍‌‌‌‍ ​‌ ​ ‌‍‌‌‌‍​‌‌ ​​‌‍‍‌‌‍‌‌‌ ​‍‌ ​ ​‍ ‍‌ ​ ‌‍​‌‌‍ ‍‌‍‍‌‌ ‌​‌ ‍‌​‍ ‍‌ ​ ‌ ‌​‌ ‌‌‌‍‌​‌‍‍‌‌‍ ​‍‌‍‌‍‍‌‌‍‌​​ ‌‌‍‌‍‌‍ ‌‍ ‌ ‌​‌‍‌‌‌ ​‍​‍‌‍‌ ‌​‌ ‍‌‌ ​​‌‍‌‌​ ‌‌‍‌‍‌‍ ‌‍ ‌ ‌​‌‍‌‌‌ ​‍​‍‌‍‌ ​​‌‍​‌‌ ‌​‌‍‍​​ ‌‌‍​ ‌‍ ‌‍ ​‌ ‌‌‌‍ ‌‌‍ ‍‌ ​ ​‍‌‌​ ‌‌‌​​‍‌‌ ‌‍‍ ‌‍‌‌‌ ‍‌​‍‌‌​ ​ ‌​‌​​‍‌‌​ ​ ‌​‌​​‍‌‌​ ​‍​ ​‍‌‍​ ​ ​ ​ ‌​​ ​​‌‍​ ​ ‌‍‌‍‌​​ ‌​‌‍‌‍‌‍‌‌‌‍‌‌‌‍‌​​‍‌‌​ ​‍​ ​‍​‍‌‌​ ‌‌‌​‌​​‍ ‍‌‍ ​‌‍‍‌‌‍ ‍‌‍‍ ‌ ​ ​‍‌‌​ ‌‌‌​​‍‌‌ ‌‍‍ ‌‍‌‌‌ ‍‌​‍‌‌​ ​ ‌​‌​​‍‌‌​ ​ ‌​‌​​‍‌‌​ ​‍​ ​‍​ ​​​ ‍‌‌‍‌‌​ ‍​​ ‍‌​ ​‍‌‍​‍‌‍​‍​ ​‍​ ‍​‌‍​‌​ ​​​‍‌‌​ ​‍​ ​‍​‍‌‌​ ‌‌‌​‌​​‍ ‍‌‍ ‍‌‍​‌‌‍ ‌‌‍‌‌​‍‌‍‌ ​​‌‍‌‌‌ ​‍‌ ​ ‌ ​​‌‍‌‌‌‍​ ‌ ‌​‌‍‍‌‌ ‌‍‌‍‌‌​ ‌‌ ​​‌ ‌‌‌‍​‍‌‍ ​‌‍‍‌‌ ​ ‌‍‍​‌‍‌‌‌‍‌​​‍​‍‌ ‌
Accessibility Statement​​​​‌ ‍ ​‍​‍‌‍ ‌ ​‍‌‍‍‌‌‍‌ ‌‍‍‌‌‍ ‍​‍​‍​ ‍‍​‍​‍‌ ​ ‌‍​‌‌‍ ‍‌‍‍‌‌ ‌​‌ ‍‌​‍ ‍‌‍‍‌‌‍ ​‍​‍​‍ ​​‍​‍‌‍‍​‌ ​‍‌‍‌‌‌‍‌‍​‍​‍​ ‍‍​‍​‍‌‍‍​‌ ‌​‌ ‌​‌ ​​‌ ​ ​ ‍‍​‍ ​‍ ‌‍​ ‌‍‍​‌‍‌‌‌‍ ​‌ ​ ‌‍‌‌‌‍​‌‌ ​​‌‍‍‌‌‍‌‌‌ ​‍‌ ​ ​‍ ‍‌ ​ ‌‍​‌‌‍ ‍‌‍‍‌‌ ‌​‌ ‍‌​‍ ‍‌ ​ ‌ ‌​‌ ‌‌‌‍‌​‌‍‍‌‌‍ ​‍ ‌‍‍‌‌‍ ‍‌ ‌​‌‍‌‌‌‍ ‍‌ ‌​​‍ ‌‍‌‌‌‍‌​‌‍‍‌‌ ‌​​‍ ‌‍ ‌‌‍ ‌‍‌​‌‍‌‌​ ‌‌ ​​‌ ​‍‌‍‌‌‌ ​ ‌‍‌‌‌‍ ‍‌ ‌​‌‍​‌‌ ‌​‌‍‍‌‌‍ ‌‍ ‍​ ‍ ‌‍‍‌‌‍‌​​ ‌‌‍‌‍‌‍ ‌‍ ‌ ‌​‌‍‌‌‌ ​‍​ ‍ ‌ ‌​‌ ‍‌‌ ​​‌‍‌‌​ ‌‌‍‌‍‌‍ ‌‍ ‌ ‌​‌‍‌‌‌ ​‍​ ‍ ‌ ​​‌‍​‌‌ ‌​‌‍‍​​ ‌‌‍​ ‌‍ ‌‍ ​‌ ‌‌‌‍ ‌‌‍ ‍‌ ​ ​‍‌‌​ ‌‌‌​​‍‌‌ ‌‍‍ ‌‍‌‌‌ ‍‌​‍‌‌​ ​ ‌​‌​​‍‌‌​ ​ ‌​‌​​‍‌‌​ ​‍​ ​‍‌‍​ ​ ​ ​ ‌​​ ​​‌‍​ ​ ‌‍‌‍‌​​ ‌​‌‍‌‍‌‍‌‌‌‍‌‌‌‍‌​​‍‌‌​ ​‍​ ​‍​‍‌‌​ ‌‌‌​‌​​‍ ‍‌‍ ​‌‍‍‌‌‍ ‍‌‍‍ ‌ ​ ​‍‌‌​ ‌‌‌​​‍‌‌ ‌‍‍ ‌‍‌‌‌ ‍‌​‍‌‌​ ​ ‌​‌​​‍‌‌​ ​ ‌​‌​​‍‌‌​ ​‍​ ​‍​ ​ ​ ‌‍​ ‌ ​ ​ ‌‍​‌​ ‌‍​ ‌ ​ ‍‌​ ​‌​ ‌‍‌‍‌​​ ​​​‍‌‌​ ​‍​ ​‍​‍‌‌​ ‌‌‌​‌​​‍ ‍‌‍ ‍‌‍​‌‌‍ ‌‌‍‌‌​ ‌‍​‍‌‍​‌‌ ​ ‌‍‌‌‌‌‌‌‌ ​‍‌‍ ​​ ‌‌‍‍​‌ ‌​‌ ‌​‌ ​​‌ ​ ​‍‌‌​ ​ ‌​​‌​‍‌‌​ ​‍‌​‌‍​‍‌‌​ ​‍‌​‌‍‌‍​ ‌‍‍​‌‍‌‌‌‍ ​‌ ​ ‌‍‌‌‌‍​‌‌ ​​‌‍‍‌‌‍‌‌‌ ​‍‌ ​ ​‍ ‍‌ ​ ‌‍​‌‌‍ ‍‌‍‍‌‌ ‌​‌ ‍‌​‍ ‍‌ ​ ‌ ‌​‌ ‌‌‌‍‌​‌‍‍‌‌‍ ​‍‌‍‌‍‍‌‌‍‌​​ ‌‌‍‌‍‌‍ ‌‍ ‌ ‌​‌‍‌‌‌ ​‍​‍‌‍‌ ‌​‌ ‍‌‌ ​​‌‍‌‌​ ‌‌‍‌‍‌‍ ‌‍ ‌ ‌​‌‍‌‌‌ ​‍​‍‌‍‌ ​​‌‍​‌‌ ‌​‌‍‍​​ ‌‌‍​ ‌‍ ‌‍ ​‌ ‌‌‌‍ ‌‌‍ ‍‌ ​ ​‍‌‌​ ‌‌‌​​‍‌‌ ‌‍‍ ‌‍‌‌‌ ‍‌​‍‌‌​ ​ ‌​‌​​‍‌‌​ ​ ‌​‌​​‍‌‌​ ​‍​ ​‍‌‍​ ​ ​ ​ ‌​​ ​​‌‍​ ​ ‌‍‌‍‌​​ ‌​‌‍‌‍‌‍‌‌‌‍‌‌‌‍‌​​‍‌‌​ ​‍​ ​‍​‍‌‌​ ‌‌‌​‌​​‍ ‍‌‍ ​‌‍‍‌‌‍ ‍‌‍‍ ‌ ​ ​‍‌‌​ ‌‌‌​​‍‌‌ ‌‍‍ ‌‍‌‌‌ ‍‌​‍‌‌​ ​ ‌​‌​​‍‌‌​ ​ ‌​‌​​‍‌‌​ ​‍​ ​‍​ ​ ​ ‌‍​ ‌ ​ ​ ‌‍​‌​ ‌‍​ ‌ ​ ‍‌​ ​‌​ ‌‍‌‍‌​​ ​​​‍‌‌​ ​‍​ ​‍​‍‌‌​ ‌‌‌​‌​​‍ ‍‌‍ ‍‌‍​‌‌‍ ‌‌‍‌‌​‍‌‍‌ ​​‌‍‌‌‌ ​‍‌ ​ ‌ ​​‌‍‌‌‌‍​ ‌ ‌​‌‍‍‌‌ ‌‍‌‍‌‌​ ‌‌ ​​‌ ‌‌‌‍​‍‌‍ ​‌‍‍‌‌ ​ ‌‍‍​‌‍‌‌‌‍‌​​‍​‍‌ ‌
Our Story​​​​‌ ‍ ​‍​‍‌‍ ‌ ​‍‌‍‍‌‌‍‌ ‌‍‍‌‌‍ ‍​‍​‍​ ‍‍​‍​‍‌ ​ ‌‍​‌‌‍ ‍‌‍‍‌‌ ‌​‌ ‍‌​‍ ‍‌‍‍‌‌‍ ​‍​‍​‍ ​​‍​‍‌‍‍​‌ ​‍‌‍‌‌‌‍‌‍​‍​‍​ ‍‍​‍​‍‌‍‍​‌ ‌​‌ ‌​‌ ​​‌ ​ ​ ‍‍​‍ ​‍ ‌‍​ ‌‍‍​‌‍‌‌‌‍ ​‌ ​ ‌‍‌‌‌‍​‌‌ ​​‌‍‍‌‌‍‌‌‌ ​‍‌ ​ ​‍ ‍‌ ​ ‌‍​‌‌‍ ‍‌‍‍‌‌ ‌​‌ ‍‌​‍ ‍‌ ​ ‌ ‌​‌ ‌‌‌‍‌​‌‍‍‌‌‍ ​‍ ‌‍‍‌‌‍ ‍‌ ‌​‌‍‌‌‌‍ ‍‌ ‌​​‍ ‌‍‌‌‌‍‌​‌‍‍‌‌ ‌​​‍ ‌‍ ‌‌‍ ‌‍‌​‌‍‌‌​ ‌‌ ​​‌ ​‍‌‍‌‌‌ ​ ‌‍‌‌‌‍ ‍‌ ‌​‌‍​‌‌ ‌​‌‍‍‌‌‍ ‌‍ ‍​ ‍ ‌‍‍‌‌‍‌​​ ‌‌‍‌‍‌‍ ‌‍ ‌ ‌​‌‍‌‌‌ ​‍​ ‍ ‌ ‌​‌ ‍‌‌ ​​‌‍‌‌​ ‌‌‍‌‍‌‍ ‌‍ ‌ ‌​‌‍‌‌‌ ​‍​ ‍ ‌ ​​‌‍​‌‌ ‌​‌‍‍​​ ‌‌‍​ ‌‍ ‌‍ ​‌ ‌‌‌‍ ‌‌‍ ‍‌ ​ ​‍‌‌​ ‌‌‌​​‍‌‌ ‌‍‍ ‌‍‌‌‌ ‍‌​‍‌‌​ ​ ‌​‌​​‍‌‌​ ​ ‌​‌​​‍‌‌​ ​‍​ ​‍‌‍​ ​ ​ ​ ‌​​ ​​‌‍​ ​ ‌‍‌‍‌​​ ‌​‌‍‌‍‌‍‌‌‌‍‌‌‌‍‌​​‍‌‌​ ​‍​ ​‍​‍‌‌​ ‌‌‌​‌​​‍ ‍‌‍ ​‌‍‍‌‌‍ ‍‌‍‍ ‌ ​ ​‍‌‌​ ‌‌‌​​‍‌‌ ‌‍‍ ‌‍‌‌‌ ‍‌​‍‌‌​ ​ ‌​‌​​‍‌‌​ ​ ‌​‌​​‍‌‌​ ​‍​ ​‍‌‍‌‍​ ​ ​ ‌‌‌‍‌​‌‍​ ​ ​​​ ​ ​ ‌‍​ ‌‍​ ​ ‌‍​‍​ ​‍​‍‌‌​ ​‍​ ​‍​‍‌‌​ ‌‌‌​‌​​‍ ‍‌‍ ‍‌‍​‌‌‍ ‌‌‍‌‌​ ‌‍​‍‌‍​‌‌ ​ ‌‍‌‌‌‌‌‌‌ ​‍‌‍ ​​ ‌‌‍‍​‌ ‌​‌ ‌​‌ ​​‌ ​ ​‍‌‌​ ​ ‌​​‌​‍‌‌​ ​‍‌​‌‍​‍‌‌​ ​‍‌​‌‍‌‍​ ‌‍‍​‌‍‌‌‌‍ ​‌ ​ ‌‍‌‌‌‍​‌‌ ​​‌‍‍‌‌‍‌‌‌ ​‍‌ ​ ​‍ ‍‌ ​ ‌‍​‌‌‍ ‍‌‍‍‌‌ ‌​‌ ‍‌​‍ ‍‌ ​ ‌ ‌​‌ ‌‌‌‍‌​‌‍‍‌‌‍ ​‍‌‍‌‍‍‌‌‍‌​​ ‌‌‍‌‍‌‍ ‌‍ ‌ ‌​‌‍‌‌‌ ​‍​‍‌‍‌ ‌​‌ ‍‌‌ ​​‌‍‌‌​ ‌‌‍‌‍‌‍ ‌‍ ‌ ‌​‌‍‌‌‌ ​‍​‍‌‍‌ ​​‌‍​‌‌ ‌​‌‍‍​​ ‌‌‍​ ‌‍ ‌‍ ​‌ ‌‌‌‍ ‌‌‍ ‍‌ ​ ​‍‌‌​ ‌‌‌​​‍‌‌ ‌‍‍ ‌‍‌‌‌ ‍‌​‍‌‌​ ​ ‌​‌​​‍‌‌​ ​ ‌​‌​​‍‌‌​ ​‍​ ​‍‌‍​ ​ ​ ​ ‌​​ ​​‌‍​ ​ ‌‍‌‍‌​​ ‌​‌‍‌‍‌‍‌‌‌‍‌‌‌‍‌​​‍‌‌​ ​‍​ ​‍​‍‌‌​ ‌‌‌​‌​​‍ ‍‌‍ ​‌‍‍‌‌‍ ‍‌‍‍ ‌ ​ ​‍‌‌​ ‌‌‌​​‍‌‌ ‌‍‍ ‌‍‌‌‌ ‍‌​‍‌‌​ ​ ‌​‌​​‍‌‌​ ​ ‌​‌​​‍‌‌​ ​‍​ ​‍‌‍‌‍​ ​ ​ ‌‌‌‍‌​‌‍​ ​ ​​​ ​ ​ ‌‍​ ‌‍​ ​ ‌‍​‍​ ​‍​‍‌‌​ ​‍​ ​‍​‍‌‌​ ‌‌‌​‌​​‍ ‍‌‍ ‍‌‍​‌‌‍ ‌‌‍‌‌​‍‌‍‌ ​​‌‍‌‌‌ ​‍‌ ​ ‌ ​​‌‍‌‌‌‍​ ‌ ‌​‌‍‍‌‌ ‌‍‌‍‌‌​ ‌‌ ​​‌ ‌‌‌‍​‍‌‍ ​‌‍‍‌‌ ​ ‌‍‍​‌‍‌‌‌‍‌​​‍​‍‌ ‌
Our Impact​​​​‌ ‍ ​‍​‍‌‍ ‌ ​‍‌‍‍‌‌‍‌ ‌‍‍‌‌‍ ‍​‍​‍​ ‍‍​‍​‍‌ ​ ‌‍​‌‌‍ ‍‌‍‍‌‌ ‌​‌ ‍‌​‍ ‍‌‍‍‌‌‍ ​‍​‍​‍ ​​‍​‍‌‍‍​‌ ​‍‌‍‌‌‌‍‌‍​‍​‍​ ‍‍​‍​‍‌‍‍​‌ ‌​‌ ‌​‌ ​​‌ ​ ​ ‍‍​‍ ​‍ ‌‍​ ‌‍‍​‌‍‌‌‌‍ ​‌ ​ ‌‍‌‌‌‍​‌‌ ​​‌‍‍‌‌‍‌‌‌ ​‍‌ ​ ​‍ ‍‌ ​ ‌‍​‌‌‍ ‍‌‍‍‌‌ ‌​‌ ‍‌​‍ ‍‌ ​ ‌ ‌​‌ ‌‌‌‍‌​‌‍‍‌‌‍ ​‍ ‌‍‍‌‌‍ ‍‌ ‌​‌‍‌‌‌‍ ‍‌ ‌​​‍ ‌‍‌‌‌‍‌​‌‍‍‌‌ ‌​​‍ ‌‍ ‌‌‍ ‌‍‌​‌‍‌‌​ ‌‌ ​​‌ ​‍‌‍‌‌‌ ​ ‌‍‌‌‌‍ ‍‌ ‌​‌‍​‌‌ ‌​‌‍‍‌‌‍ ‌‍ ‍​ ‍ ‌‍‍‌‌‍‌​​ ‌‌‍‌‍‌‍ ‌‍ ‌ ‌​‌‍‌‌‌ ​‍​ ‍ ‌ ‌​‌ ‍‌‌ ​​‌‍‌‌​ ‌‌‍‌‍‌‍ ‌‍ ‌ ‌​‌‍‌‌‌ ​‍​ ‍ ‌ ​​‌‍​‌‌ ‌​‌‍‍​​ ‌‌‍​ ‌‍ ‌‍ ​‌ ‌‌‌‍ ‌‌‍ ‍‌ ​ ​‍‌‌​ ‌‌‌​​‍‌‌ ‌‍‍ ‌‍‌‌‌ ‍‌​‍‌‌​ ​ ‌​‌​​‍‌‌​ ​ ‌​‌​​‍‌‌​ ​‍​ ​‍‌‍​ ​ ​ ​ ‌​​ ​​‌‍​ ​ ‌‍‌‍‌​​ ‌​‌‍‌‍‌‍‌‌‌‍‌‌‌‍‌​​‍‌‌​ ​‍​ ​‍​‍‌‌​ ‌‌‌​‌​​‍ ‍‌‍ ​‌‍‍‌‌‍ ‍‌‍‍ ‌ ​ ​‍‌‌​ ‌‌‌​​‍‌‌ ‌‍‍ ‌‍‌‌‌ ‍‌​‍‌‌​ ​ ‌​‌​​‍‌‌​ ​ ‌​‌​​‍‌‌​ ​‍​ ​‍‌‍‌‍​ ‍‌​ ​ ‌‍​‌​ ‌​​ ​‌‌‍​‌​ ​​‌‍‌‌​ ‌‍‌‍‌​​ ‌ ​‍‌‌​ ​‍​ ​‍​‍‌‌​ ‌‌‌​‌​​‍ ‍‌‍ ‍‌‍​‌‌‍ ‌‌‍‌‌​ ‌‍​‍‌‍​‌‌ ​ ‌‍‌‌‌‌‌‌‌ ​‍‌‍ ​​ ‌‌‍‍​‌ ‌​‌ ‌​‌ ​​‌ ​ ​‍‌‌​ ​ ‌​​‌​‍‌‌​ ​‍‌​‌‍​‍‌‌​ ​‍‌​‌‍‌‍​ ‌‍‍​‌‍‌‌‌‍ ​‌ ​ ‌‍‌‌‌‍​‌‌ ​​‌‍‍‌‌‍‌‌‌ ​‍‌ ​ ​‍ ‍‌ ​ ‌‍​‌‌‍ ‍‌‍‍‌‌ ‌​‌ ‍‌​‍ ‍‌ ​ ‌ ‌​‌ ‌‌‌‍‌​‌‍‍‌‌‍ ​‍‌‍‌‍‍‌‌‍‌​​ ‌‌‍‌‍‌‍ ‌‍ ‌ ‌​‌‍‌‌‌ ​‍​‍‌‍‌ ‌​‌ ‍‌‌ ​​‌‍‌‌​ ‌‌‍‌‍‌‍ ‌‍ ‌ ‌​‌‍‌‌‌ ​‍​‍‌‍‌ ​​‌‍​‌‌ ‌​‌‍‍​​ ‌‌‍​ ‌‍ ‌‍ ​‌ ‌‌‌‍ ‌‌‍ ‍‌ ​ ​‍‌‌​ ‌‌‌​​‍‌‌ ‌‍‍ ‌‍‌‌‌ ‍‌​‍‌‌​ ​ ‌​‌​​‍‌‌​ ​ ‌​‌​​‍‌‌​ ​‍​ ​‍‌‍​ ​ ​ ​ ‌​​ ​​‌‍​ ​ ‌‍‌‍‌​​ ‌​‌‍‌‍‌‍‌‌‌‍‌‌‌‍‌​​‍‌‌​ ​‍​ ​‍​‍‌‌​ ‌‌‌​‌​​‍ ‍‌‍ ​‌‍‍‌‌‍ ‍‌‍‍ ‌ ​ ​‍‌‌​ ‌‌‌​​‍‌‌ ‌‍‍ ‌‍‌‌‌ ‍‌​‍‌‌​ ​ ‌​‌​​‍‌‌​ ​ ‌​‌​​‍‌‌​ ​‍​ ​‍‌‍‌‍​ ‍‌​ ​ ‌‍​‌​ ‌​​ ​‌‌‍​‌​ ​​‌‍‌‌​ ‌‍‌‍‌​​ ‌ ​‍‌‌​ ​‍​ ​‍​‍‌‌​ ‌‌‌​‌​​‍ ‍‌‍ ‍‌‍​‌‌‍ ‌‌‍‌‌​‍‌‍‌ ​​‌‍‌‌‌ ​‍‌ ​ ‌ ​​‌‍‌‌‌‍​ ‌ ‌​‌‍‍‌‌ ‌‍‌‍‌‌​ ‌‌ ​​‌ ‌‌‌‍​‍‌‍ ​‌‍‍‌‌ ​ ‌‍‍​‌‍‌‌‌‍‌​​‍​‍‌ ‌
Partner with Us​​​​‌ ‍ ​‍​‍‌‍ ‌ ​‍‌‍‍‌‌‍‌ ‌‍‍‌‌‍ ‍​‍​‍​ ‍‍​‍​‍‌ ​ ‌‍​‌‌‍ ‍‌‍‍‌‌ ‌​‌ ‍‌​‍ ‍‌‍‍‌‌‍ ​‍​‍​‍ ​​‍​‍‌‍‍​‌ ​‍‌‍‌‌‌‍‌‍​‍​‍​ ‍‍​‍​‍‌‍‍​‌ ‌​‌ ‌​‌ ​​‌ ​ ​ ‍‍​‍ ​‍ ‌‍​ ‌‍‍​‌‍‌‌‌‍ ​‌ ​ ‌‍‌‌‌‍​‌‌ ​​‌‍‍‌‌‍‌‌‌ ​‍‌ ​ ​‍ ‍‌ ​ ‌‍​‌‌‍ ‍‌‍‍‌‌ ‌​‌ ‍‌​‍ ‍‌ ​ ‌ ‌​‌ ‌‌‌‍‌​‌‍‍‌‌‍ ​‍ ‌‍‍‌‌‍ ‍‌ ‌​‌‍‌‌‌‍ ‍‌ ‌​​‍ ‌‍‌‌‌‍‌​‌‍‍‌‌ ‌​​‍ ‌‍ ‌‌‍ ‌‍‌​‌‍‌‌​ ‌‌ ​​‌ ​‍‌‍‌‌‌ ​ ‌‍‌‌‌‍ ‍‌ ‌​‌‍​‌‌ ‌​‌‍‍‌‌‍ ‌‍ ‍​ ‍ ‌‍‍‌‌‍‌​​ ‌‌‍‌‍‌‍ ‌‍ ‌ ‌​‌‍‌‌‌ ​‍​ ‍ ‌ ‌​‌ ‍‌‌ ​​‌‍‌‌​ ‌‌‍‌‍‌‍ ‌‍ ‌ ‌​‌‍‌‌‌ ​‍​ ‍ ‌ ​​‌‍​‌‌ ‌​‌‍‍​​ ‌‌‍​ ‌‍ ‌‍ ​‌ ‌‌‌‍ ‌‌‍ ‍‌ ​ ​‍‌‌​ ‌‌‌​​‍‌‌ ‌‍‍ ‌‍‌‌‌ ‍‌​‍‌‌​ ​ ‌​‌​​‍‌‌​ ​ ‌​‌​​‍‌‌​ ​‍​ ​‍‌‍​ ​ ​ ​ ‌​​ ​​‌‍​ ​ ‌‍‌‍‌​​ ‌​‌‍‌‍‌‍‌‌‌‍‌‌‌‍‌​​‍‌‌​ ​‍​ ​‍​‍‌‌​ ‌‌‌​‌​​‍ ‍‌‍ ​‌‍‍‌‌‍ ‍‌‍‍ ‌ ​ ​‍‌‌​ ‌‌‌​​‍‌‌ ‌‍‍ ‌‍‌‌‌ ‍‌​‍‌‌​ ​ ‌​‌​​‍‌‌​ ​ ‌​‌​​‍‌‌​ ​‍​ ​‍‌‍‌‌‌‍‌‌​ ​‌‌‍​ ‌‍​ ​ ​​‌‍‌​‌‍‌‌‌‍​‍‌‍​‌​ ‍​‌‍‌‌‌‍​‍‌‍​‍‌‍‌‍​ ‍​‌‍‌‍‌‍‌​​ ​‌‌‍‌‌​ ​​​ ​ ​ ​​​ ‌‌​ ‍‌​ ​ ​ ‍‌​ ‌ ‌‍​‌​ ‍‌‌‍‌​​ ​​​‍‌‌​ ​‍​ ​‍​‍‌‌​ ‌‌‌​‌​​‍ ‍‌‍ ‍‌‍​‌‌‍ ‌‌‍‌‌​ ‌‍​‍‌‍​‌‌ ​ ‌‍‌‌‌‌‌‌‌ ​‍‌‍ ​​ ‌‌‍‍​‌ ‌​‌ ‌​‌ ​​‌ ​ ​‍‌‌​ ​ ‌​​‌​‍‌‌​ ​‍‌​‌‍​‍‌‌​ ​‍‌​‌‍‌‍​ ‌‍‍​‌‍‌‌‌‍ ​‌ ​ ‌‍‌‌‌‍​‌‌ ​​‌‍‍‌‌‍‌‌‌ ​‍‌ ​ ​‍ ‍‌ ​ ‌‍​‌‌‍ ‍‌‍‍‌‌ ‌​‌ ‍‌​‍ ‍‌ ​ ‌ ‌​‌ ‌‌‌‍‌​‌‍‍‌‌‍ ​‍‌‍‌‍‍‌‌‍‌​​ ‌‌‍‌‍‌‍ ‌‍ ‌ ‌​‌‍‌‌‌ ​‍​‍‌‍‌ ‌​‌ ‍‌‌ ​​‌‍‌‌​ ‌‌‍‌‍‌‍ ‌‍ ‌ ‌​‌‍‌‌‌ ​‍​‍‌‍‌ ​​‌‍​‌‌ ‌​‌‍‍​​ ‌‌‍​ ‌‍ ‌‍ ​‌ ‌‌‌‍ ‌‌‍ ‍‌ ​ ​‍‌‌​ ‌‌‌​​‍‌‌ ‌‍‍ ‌‍‌‌‌ ‍‌​‍‌‌​ ​ ‌​‌​​‍‌‌​ ​ ‌​‌​​‍‌‌​ ​‍​ ​‍‌‍​ ​ ​ ​ ‌​​ ​​‌‍​ ​ ‌‍‌‍‌​​ ‌​‌‍‌‍‌‍‌‌‌‍‌‌‌‍‌​​‍‌‌​ ​‍​ ​‍​‍‌‌​ ‌‌‌​‌​​‍ ‍‌‍ ​‌‍‍‌‌‍ ‍‌‍‍ ‌ ​ ​‍‌‌​ ‌‌‌​​‍‌‌ ‌‍‍ ‌‍‌‌‌ ‍‌​‍‌‌​ ​ ‌​‌​​‍‌‌​ ​ ‌​‌​​‍‌‌​ ​‍​ ​‍‌‍‌‌‌‍‌‌​ ​‌‌‍​ ‌‍​ ​ ​​‌‍‌​‌‍‌‌‌‍​‍‌‍​‌​ ‍​‌‍‌‌‌‍​‍‌‍​‍‌‍‌‍​ ‍​‌‍‌‍‌‍‌​​ ​‌‌‍‌‌​ ​​​ ​ ​ ​​​ ‌‌​ ‍‌​ ​ ​ ‍‌​ ‌ ‌‍​‌​ ‍‌‌‍‌​​ ​​​‍‌‌​ ​‍​ ​‍​‍‌‌​ ‌‌‌​‌​​‍ ‍‌‍ ‍‌‍​‌‌‍ ‌‌‍‌‌​‍‌‍‌ ​​‌‍‌‌‌ ​‍‌ ​ ‌ ​​‌‍‌‌‌‍​ ‌ ‌​‌‍‍‌‌ ‌‍‌‍‌‌​ ‌‌ ​​‌ ‌‌‌‍​‍‌‍ ​‌‍‍‌‌ ​ ‌‍‍​‌‍‌‌‌‍‌​​‍​‍‌ ‌
Careers at Chelsea Piers​​​​‌ ‍ ​‍​‍‌‍ ‌ ​‍‌‍‍‌‌‍‌ ‌‍‍‌‌‍ ‍​‍​‍​ ‍‍​‍​‍‌ ​ ‌‍​‌‌‍ ‍‌‍‍‌‌ ‌​‌ ‍‌​‍ ‍‌‍‍‌‌‍ ​‍​‍​‍ ​​‍​‍‌‍‍​‌ ​‍‌‍‌‌‌‍‌‍​‍​‍​ ‍‍​‍​‍‌‍‍​‌ ‌​‌ ‌​‌ ​​‌ ​ ​ ‍‍​‍ ​‍ ‌‍​ ‌‍‍​‌‍‌‌‌‍ ​‌ ​ ‌‍‌‌‌‍​‌‌ ​​‌‍‍‌‌‍‌‌‌ ​‍‌ ​ ​‍ ‍‌ ​ ‌‍​‌‌‍ ‍‌‍‍‌‌ ‌​‌ ‍‌​‍ ‍‌ ​ ‌ ‌​‌ ‌‌‌‍‌​‌‍‍‌‌‍ ​‍ ‌‍‍‌‌‍ ‍‌ ‌​‌‍‌‌‌‍ ‍‌ ‌​​‍ ‌‍‌‌‌‍‌​‌‍‍‌‌ ‌​​‍ ‌‍ ‌‌‍ ‌‍‌​‌‍‌‌​ ‌‌ ​​‌ ​‍‌‍‌‌‌ ​ ‌‍‌‌‌‍ ‍‌ ‌​‌‍​‌‌ ‌​‌‍‍‌‌‍ ‌‍ ‍​ ‍ ‌‍‍‌‌‍‌​​ ‌‌‍‌‍‌‍ ‌‍ ‌ ‌​‌‍‌‌‌ ​‍​ ‍ ‌ ‌​‌ ‍‌‌ ​​‌‍‌‌​ ‌‌‍‌‍‌‍ ‌‍ ‌ ‌​‌‍‌‌‌ ​‍​ ‍ ‌ ​​‌‍​‌‌ ‌​‌‍‍​​ ‌‌‍​ ‌‍ ‌‍ ​‌ ‌‌‌‍ ‌‌‍ ‍‌ ​ ​‍‌‌​ ‌‌‌​​‍‌‌ ‌‍‍ ‌‍‌‌‌ ‍‌​‍‌‌​ ​ ‌​‌​​‍‌‌​ ​ ‌​‌​​‍‌‌​ ​‍​ ​‍‌‍​ ​ ​ ​ ‌​​ ​​‌‍​ ​ ‌‍‌‍‌​​ ‌​‌‍‌‍‌‍‌‌‌‍‌‌‌‍‌​​‍‌‌​ ​‍​ ​‍​‍‌‌​ ‌‌‌​‌​​‍ ‍‌‍ ​‌‍‍‌‌‍ ‍‌‍‍ ‌ ​ ​‍‌‌​ ‌‌‌​​‍‌‌ ‌‍‍ ‌‍‌‌‌ ‍‌​‍‌‌​ ​ ‌​‌​​‍‌‌​ ​ ‌​‌​​‍‌‌​ ​‍​ ​‍​ ‌​​ ‍‌​ ​ ​ ‍​‌‍‌‌​ ​​​ ‍​​ ‌‍‌‍​‌​ ​ ‌‍​‍‌‍​ ​‍‌‌​ ​‍​ ​‍​‍‌‌​ ‌‌‌​‌​​‍ ‍‌‍ ‍‌‍​‌‌‍ ‌‌‍‌‌​ ‌‍​‍‌‍​‌‌ ​ ‌‍‌‌‌‌‌‌‌ ​‍‌‍ ​​ ‌‌‍‍​‌ ‌​‌ ‌​‌ ​​‌ ​ ​‍‌‌​ ​ ‌​​‌​‍‌‌​ ​‍‌​‌‍​‍‌‌​ ​‍‌​‌‍‌‍​ ‌‍‍​‌‍‌‌‌‍ ​‌ ​ ‌‍‌‌‌‍​‌‌ ​​‌‍‍‌‌‍‌‌‌ ​‍‌ ​ ​‍ ‍‌ ​ ‌‍​‌‌‍ ‍‌‍‍‌‌ ‌​‌ ‍‌​‍ ‍‌ ​ ‌ ‌​‌ ‌‌‌‍‌​‌‍‍‌‌‍ ​‍‌‍‌‍‍‌‌‍‌​​ ‌‌‍‌‍‌‍ ‌‍ ‌ ‌​‌‍‌‌‌ ​‍​‍‌‍‌ ‌​‌ ‍‌‌ ​​‌‍‌‌​ ‌‌‍‌‍‌‍ ‌‍ ‌ ‌​‌‍‌‌‌ ​‍​‍‌‍‌ ​​‌‍​‌‌ ‌​‌‍‍​​ ‌‌‍​ ‌‍ ‌‍ ​‌ ‌‌‌‍ ‌‌‍ ‍‌ ​ ​‍‌‌​ ‌‌‌​​‍‌‌ ‌‍‍ ‌‍‌‌‌ ‍‌​‍‌‌​ ​ ‌​‌​​‍‌‌​ ​ ‌​‌​​‍‌‌​ ​‍​ ​‍‌‍​ ​ ​ ​ ‌​​ ​​‌‍​ ​ ‌‍‌‍‌​​ ‌​‌‍‌‍‌‍‌‌‌‍‌‌‌‍‌​​‍‌‌​ ​‍​ ​‍​‍‌‌​ ‌‌‌​‌​​‍ ‍‌‍ ​‌‍‍‌‌‍ ‍‌‍‍ ‌ ​ ​‍‌‌​ ‌‌‌​​‍‌‌ ‌‍‍ ‌‍‌‌‌ ‍‌​‍‌‌​ ​ ‌​‌​​‍‌‌​ ​ ‌​‌​​‍‌‌​ ​‍​ ​‍​ ‌​​ ‍‌​ ​ ​ ‍​‌‍‌‌​ ​​​ ‍​​ ‌‍‌‍​‌​ ​ ‌‍​‍‌‍​ ​‍‌‌​ ​‍​ ​‍​‍‌‌​ ‌‌‌​‌​​‍ ‍‌‍ ‍‌‍​‌‌‍ ‌‌‍‌‌​‍‌‍‌ ​​‌‍‌‌‌ ​‍‌ ​ ‌ ​​‌‍‌‌‌‍​ ‌ ‌​‌‍‍‌‌ ‌‍‌‍‌‌​ ‌‌ ​​‌ ‌‌‌‍​‍‌‍ ​‌‍‍‌‌ ​ ‌‍‍​‌‍‌‌‌‍‌​​‍​‍‌ ‌
Chelsea Piers Foundation​​​​‌ ‍ ​‍​‍‌‍ ‌ ​‍‌‍‍‌‌‍‌ ‌‍‍‌‌‍ ‍​‍​‍​ ‍‍​‍​‍‌ ​ ‌‍​‌‌‍ ‍‌‍‍‌‌ ‌​‌ ‍‌​‍ ‍‌‍‍‌‌‍ ​‍​‍​‍ ​​‍​‍‌‍‍​‌ ​‍‌‍‌‌‌‍‌‍​‍​‍​ ‍‍​‍​‍‌‍‍​‌ ‌​‌ ‌​‌ ​​‌ ​ ​ ‍‍​‍ ​‍ ‌‍​ ‌‍‍​‌‍‌‌‌‍ ​‌ ​ ‌‍‌‌‌‍​‌‌ ​​‌‍‍‌‌‍‌‌‌ ​‍‌ ​ ​‍ ‍‌ ​ ‌‍​‌‌‍ ‍‌‍‍‌‌ ‌​‌ ‍‌​‍ ‍‌ ​ ‌ ‌​‌ ‌‌‌‍‌​‌‍‍‌‌‍ ​‍ ‌‍‍‌‌‍ ‍‌ ‌​‌‍‌‌‌‍ ‍‌ ‌​​‍ ‌‍‌‌‌‍‌​‌‍‍‌‌ ‌​​‍ ‌‍ ‌‌‍ ‌‍‌​‌‍‌‌​ ‌‌ ​​‌ ​‍‌‍‌‌‌ ​ ‌‍‌‌‌‍ ‍‌ ‌​‌‍​‌‌ ‌​‌‍‍‌‌‍ ‌‍ ‍​ ‍ ‌‍‍‌‌‍‌​​ ‌‌‍‌‍‌‍ ‌‍ ‌ ‌​‌‍‌‌‌ ​‍​ ‍ ‌ ‌​‌ ‍‌‌ ​​‌‍‌‌​ ‌‌‍‌‍‌‍ ‌‍ ‌ ‌​‌‍‌‌‌ ​‍​ ‍ ‌ ​​‌‍​‌‌ ‌​‌‍‍​​ ‌‌‍​ ‌‍ ‌‍ ​‌ ‌‌‌‍ ‌‌‍ ‍‌ ​ ​‍‌‌​ ‌‌‌​​‍‌‌ ‌‍‍ ‌‍‌‌‌ ‍‌​‍‌‌​ ​ ‌​‌​​‍‌‌​ ​ ‌​‌​​‍‌‌​ ​‍​ ​‍‌‍​ ​ ​ ​ ‌​​ ​​‌‍​ ​ ‌‍‌‍‌​​ ‌​‌‍‌‍‌‍‌‌‌‍‌‌‌‍‌​​‍‌‌​ ​‍​ ​‍​‍‌‌​ ‌‌‌​‌​​‍ ‍‌‍ ​‌‍‍‌‌‍ ‍‌‍‍ ‌ ​ ​‍‌‌​ ‌‌‌​​‍‌‌ ‌‍‍ ‌‍‌‌‌ ‍‌​‍‌‌​ ​ ‌​‌​​‍‌‌​ ​ ‌​‌​​‍‌‌​ ​‍​ ​‍​ ‌ ​ ‌ ​ ‌​​ ‌ ‌‍‌‍​ ‌ ‌‍‌​​ ‍‌​ ​ ​ ‌ ​ ‌ ‌‍‌‌​‍‌‌​ ​‍​ ​‍​‍‌‌​ ‌‌‌​‌​​‍ ‍‌‍ ‍‌‍​‌‌‍ ‌‌‍‌‌​ ‌‍​‍‌‍​‌‌ ​ ‌‍‌‌‌‌‌‌‌ ​‍‌‍ ​​ ‌‌‍‍​‌ ‌​‌ ‌​‌ ​​‌ ​ ​‍‌‌​ ​ ‌​​‌​‍‌‌​ ​‍‌​‌‍​‍‌‌​ ​‍‌​‌‍‌‍​ ‌‍‍​‌‍‌‌‌‍ ​‌ ​ ‌‍‌‌‌‍​‌‌ ​​‌‍‍‌‌‍‌‌‌ ​‍‌ ​ ​‍ ‍‌ ​ ‌‍​‌‌‍ ‍‌‍‍‌‌ ‌​‌ ‍‌​‍ ‍‌ ​ ‌ ‌​‌ ‌‌‌‍‌​‌‍‍‌‌‍ ​‍‌‍‌‍‍‌‌‍‌​​ ‌‌‍‌‍‌‍ ‌‍ ‌ ‌​‌‍‌‌‌ ​‍​‍‌‍‌ ‌​‌ ‍‌‌ ​​‌‍‌‌​ ‌‌‍‌‍‌‍ ‌‍ ‌ ‌​‌‍‌‌‌ ​‍​‍‌‍‌ ​​‌‍​‌‌ ‌​‌‍‍​​ ‌‌‍​ ‌‍ ‌‍ ​‌ ‌‌‌‍ ‌‌‍ ‍‌ ​ ​‍‌‌​ ‌‌‌​​‍‌‌ ‌‍‍ ‌‍‌‌‌ ‍‌​‍‌‌​ ​ ‌​‌​​‍‌‌​ ​ ‌​‌​​‍‌‌​ ​‍​ ​‍‌‍​ ​ ​ ​ ‌​​ ​​‌‍​ ​ ‌‍‌‍‌​​ ‌​‌‍‌‍‌‍‌‌‌‍‌‌‌‍‌​​‍‌‌​ ​‍​ ​‍​‍‌‌​ ‌‌‌​‌​​‍ ‍‌‍ ​‌‍‍‌‌‍ ‍‌‍‍ ‌ ​ ​‍‌‌​ ‌‌‌​​‍‌‌ ‌‍‍ ‌‍‌‌‌ ‍‌​‍‌‌​ ​ ‌​‌​​‍‌‌​ ​ ‌​‌​​‍‌‌​ ​‍​ ​‍​ ‌ ​ ‌ ​ ‌​​ ‌ ‌‍‌‍​ ‌ ‌‍‌​​ ‍‌​ ​ ​ ‌ ​ ‌ ‌‍‌‌​‍‌‌​ ​‍​ ​‍​‍‌‌​ ‌‌‌​‌​​‍ ‍‌‍ ‍‌‍​‌‌‍ ‌‌‍‌‌​‍‌‍‌ ​​‌‍‌‌‌ ​‍‌ ​ ‌ ​​‌‍‌‌‌‍​ ‌ ‌​‌‍‍‌‌ ‌‍‌‍‌‌​ ‌‌ ​​‌ ‌‌‌‍​‍‌‍ ​‌‍‍‌‌ ​ ‌‍‍​‌‍‌‌‌‍‌​​‍​‍‌ ‌
Gift Cards​​​​‌ ‍ ​‍​‍‌‍ ‌ ​‍‌‍‍‌‌‍‌ ‌‍‍‌‌‍ ‍​‍​‍​ ‍‍​‍​‍‌ ​ ‌‍​‌‌‍ ‍‌‍‍‌‌ ‌​‌ ‍‌​‍ ‍‌‍‍‌‌‍ ​‍​‍​‍ ​​‍​‍‌‍‍​‌ ​‍‌‍‌‌‌‍‌‍​‍​‍​ ‍‍​‍​‍‌‍‍​‌ ‌​‌ ‌​‌ ​​‌ ​ ​ ‍‍​‍ ​‍ ‌‍​ ‌‍‍​‌‍‌‌‌‍ ​‌ ​ ‌‍‌‌‌‍​‌‌ ​​‌‍‍‌‌‍‌‌‌ ​‍‌ ​ ​‍ ‍‌ ​ ‌‍​‌‌‍ ‍‌‍‍‌‌ ‌​‌ ‍‌​‍ ‍‌ ​ ‌ ‌​‌ ‌‌‌‍‌​‌‍‍‌‌‍ ​‍ ‌‍‍‌‌‍ ‍‌ ‌​‌‍‌‌‌‍ ‍‌ ‌​​‍ ‌‍‌‌‌‍‌​‌‍‍‌‌ ‌​​‍ ‌‍ ‌‌‍ ‌‍‌​‌‍‌‌​ ‌‌ ​​‌ ​‍‌‍‌‌‌ ​ ‌‍‌‌‌‍ ‍‌ ‌​‌‍​‌‌ ‌​‌‍‍‌‌‍ ‌‍ ‍​ ‍ ‌‍‍‌‌‍‌​​ ‌‌‍‌‍‌‍ ‌‍ ‌ ‌​‌‍‌‌‌ ​‍​ ‍ ‌ ‌​‌ ‍‌‌ ​​‌‍‌‌​ ‌‌‍‌‍‌‍ ‌‍ ‌ ‌​‌‍‌‌‌ ​‍​ ‍ ‌ ​​‌‍​‌‌ ‌​‌‍‍​​ ‌‌‍​ ‌‍ ‌‍ ​‌ ‌‌‌‍ ‌‌‍ ‍‌ ​ ​‍‌‌​ ‌‌‌​​‍‌‌ ‌‍‍ ‌‍‌‌‌ ‍‌​‍‌‌​ ​ ‌​‌​​‍‌‌​ ​ ‌​‌​​‍‌‌​ ​‍​ ​‍‌‍​ ​ ​ ​ ‌​​ ​​‌‍​ ​ ‌‍‌‍‌​​ ‌​‌‍‌‍‌‍‌‌‌‍‌‌‌‍‌​​‍‌‌​ ​‍​ ​‍​‍‌‌​ ‌‌‌​‌​​‍ ‍‌‍ ​‌‍‍‌‌‍ ‍‌‍‍ ‌ ​ ​‍‌‌​ ‌‌‌​​‍‌‌ ‌‍‍ ‌‍‌‌‌ ‍‌​‍‌‌​ ​ ‌​‌​​‍‌‌​ ​ ‌​‌​​‍‌‌​ ​‍​ ​‍‌‍‌​​ ‍​‌‍​ ‌‍​‌​ ‌​​ ‍‌​ ​‌‌‍‌‍​ ‍​​ ​ ​ ​ ​ ​​​‍‌‌​ ​‍​ ​‍​‍‌‌​ ‌‌‌​‌​​‍ ‍‌‍ ‍‌‍​‌‌‍ ‌‌‍‌‌​ ‌‍​‍‌‍​‌‌ ​ ‌‍‌‌‌‌‌‌‌ ​‍‌‍ ​​ ‌‌‍‍​‌ ‌​‌ ‌​‌ ​​‌ ​ ​‍‌‌​ ​ ‌​​‌​‍‌‌​ ​‍‌​‌‍​‍‌‌​ ​‍‌​‌‍‌‍​ ‌‍‍​‌‍‌‌‌‍ ​‌ ​ ‌‍‌‌‌‍​‌‌ ​​‌‍‍‌‌‍‌‌‌ ​‍‌ ​ ​‍ ‍‌ ​ ‌‍​‌‌‍ ‍‌‍‍‌‌ ‌​‌ ‍‌​‍ ‍‌ ​ ‌ ‌​‌ ‌‌‌‍‌​‌‍‍‌‌‍ ​‍‌‍‌‍‍‌‌‍‌​​ ‌‌‍‌‍‌‍ ‌‍ ‌ ‌​‌‍‌‌‌ ​‍​‍‌‍‌ ‌​‌ ‍‌‌ ​​‌‍‌‌​ ‌‌‍‌‍‌‍ ‌‍ ‌ ‌​‌‍‌‌‌ ​‍​‍‌‍‌ ​​‌‍​‌‌ ‌​‌‍‍​​ ‌‌‍​ ‌‍ ‌‍ ​‌ ‌‌‌‍ ‌‌‍ ‍‌ ​ ​‍‌‌​ ‌‌‌​​‍‌‌ ‌‍‍ ‌‍‌‌‌ ‍‌​‍‌‌​ ​ ‌​‌​​‍‌‌​ ​ ‌​‌​​‍‌‌​ ​‍​ ​‍‌‍​ ​ ​ ​ ‌​​ ​​‌‍​ ​ ‌‍‌‍‌​​ ‌​‌‍‌‍‌‍‌‌‌‍‌‌‌‍‌​​‍‌‌​ ​‍​ ​‍​‍‌‌​ ‌‌‌​‌​​‍ ‍‌‍ ​‌‍‍‌‌‍ ‍‌‍‍ ‌ ​ ​‍‌‌​ ‌‌‌​​‍‌‌ ‌‍‍ ‌‍‌‌‌ ‍‌​‍‌‌​ ​ ‌​‌​​‍‌‌​ ​ ‌​‌​​‍‌‌​ ​‍​ ​‍‌‍‌​​ ‍​‌‍​ ‌‍​‌​ ‌​​ ‍‌​ ​‌‌‍‌‍​ ‍​​ ​ ​ ​ ​ ​​​‍‌‌​ ​‍​ ​‍​‍‌‌​ ‌‌‌​‌​​‍ ‍‌‍ ‍‌‍​‌‌‍ ‌‌‍‌‌​‍‌‍‌ ​​‌‍‌‌‌ ​‍‌ ​ ‌ ​​‌‍‌‌‌‍​ ‌ ‌​‌‍‍‌‌ ‌‍‌‍‌‌​ ‌‌ ​​‌ ‌‌‌‍​‍‌‍ ​‌‍‍‌‌ ​ ‌‍‍​‌‍‌‌‌‍‌​​‍​‍‌ ‌
More​​​​‌ ‍ ​‍​‍‌‍ ‌ ​‍‌‍‍‌‌‍‌ ‌‍‍‌‌‍ ‍​‍​‍​ ‍‍​‍​‍‌ ​ ‌‍​‌‌‍ ‍‌‍‍‌‌ ‌​‌ ‍‌​‍ ‍‌‍‍‌‌‍ ​‍​‍​‍ ​​‍​‍‌‍‍​‌ ​‍‌‍‌‌‌‍‌‍​‍​‍​ ‍‍​‍​‍‌‍‍​‌ ‌​‌ ‌​‌ ​​‌ ​ ​ ‍‍​‍ ​‍ ‌‍​ ‌‍‍​‌‍‌‌‌‍ ​‌ ​ ‌‍‌‌‌‍​‌‌ ​​‌‍‍‌‌‍‌‌‌ ​‍‌ ​ ​‍ ‍‌ ​ ‌‍​‌‌‍ ‍‌‍‍‌‌ ‌​‌ ‍‌​‍ ‍‌ ​ ‌ ‌​‌ ‌‌‌‍‌​‌‍‍‌‌‍ ​‍ ‌‍‍‌‌‍ ‍‌ ‌​‌‍‌‌‌‍ ‍‌ ‌​​‍ ‌‍‌‌‌‍‌​‌‍‍‌‌ ‌​​‍ ‌‍ ‌‌‍ ‌‍‌​‌‍‌‌​ ‌‌ ​​‌ ​‍‌‍‌‌‌ ​ ‌‍‌‌‌‍ ‍‌ ‌​‌‍​‌‌ ‌​‌‍‍‌‌‍ ‌‍ ‍​ ‍ ‌‍‍‌‌‍‌​​ ‌‌‍‌‍‌‍ ‌‍ ‌ ‌​‌‍‌‌‌ ​‍​ ‍ ‌ ‌​‌ ‍‌‌ ​​‌‍‌‌​ ‌‌‍‌‍‌‍ ‌‍ ‌ ‌​‌‍‌‌‌ ​‍​ ‍ ‌ ​​‌‍​‌‌ ‌​‌‍‍​​ ‌‌‍​ ‌‍ ‌‍ ​‌ ‌‌‌‍ ‌‌‍ ‍‌ ​ ​‍‌‌​ ‌‌‌​​‍‌‌ ‌‍‍ ‌‍‌‌‌ ‍‌​‍‌‌​ ​ ‌​‌​​‍‌‌​ ​ ‌​‌​​‍‌‌​ ​‍​ ​‍​ ‌‌​ ​ ​ ‌‌​ ‍‌‌‍​ ​ ​‍‌‍‌​​ ‍​‌‍​‌​ ‍​​ ​ ​ ​ ​‍‌‌​ ​‍​ ​‍​‍‌‌​ ‌‌‌​‌​​‍ ‍‌ ‌​‌‍‍‌‌ ‌​‌‍ ​‌‍‌‌​ ‌‍​‍‌‍​‌‌ ​ ‌‍‌‌‌‌‌‌‌ ​‍‌‍ ​​ ‌‌‍‍​‌ ‌​‌ ‌​‌ ​​‌ ​ ​‍‌‌​ ​ ‌​​‌​‍‌‌​ ​‍‌​‌‍​‍‌‌​ ​‍‌​‌‍‌‍​ ‌‍‍​‌‍‌‌‌‍ ​‌ ​ ‌‍‌‌‌‍​‌‌ ​​‌‍‍‌‌‍‌‌‌ ​‍‌ ​ ​‍ ‍‌ ​ ‌‍​‌‌‍ ‍‌‍‍‌‌ ‌​‌ ‍‌​‍ ‍‌ ​ ‌ ‌​‌ ‌‌‌‍‌​‌‍‍‌‌‍ ​‍‌‍‌‍‍‌‌‍‌​​ ‌‌‍‌‍‌‍ ‌‍ ‌ ‌​‌‍‌‌‌ ​‍​‍‌‍‌ ‌​‌ ‍‌‌ ​​‌‍‌‌​ ‌‌‍‌‍‌‍ ‌‍ ‌ ‌​‌‍‌‌‌ ​‍​‍‌‍‌ ​​‌‍​‌‌ ‌​‌‍‍​​ ‌‌‍​ ‌‍ ‌‍ ​‌ ‌‌‌‍ ‌‌‍ ‍‌ ​ ​‍‌‌​ ‌‌‌​​‍‌‌ ‌‍‍ ‌‍‌‌‌ ‍‌​‍‌‌​ ​ ‌​‌​​‍‌‌​ ​ ‌​‌​​‍‌‌​ ​‍​ ​‍​ ‌‌​ ​ ​ ‌‌​ ‍‌‌‍​ ​ ​‍‌‍‌​​ ‍​‌‍​‌​ ‍​​ ​ ​ ​ ​‍‌‌​ ​‍​ ​‍​‍‌‌​ ‌‌‌​‌​​‍ ‍‌ ‌​‌‍‍‌‌ ‌​‌‍ ​‌‍‌‌​‍‌‍‌ ​​‌‍‌‌‌ ​‍‌ ​ ‌ ​​‌‍‌‌‌‍​ ‌ ‌​‌‍‍‌‌ ‌‍‌‍‌‌​ ‌‌ ​​‌ ‌‌‌‍​‍‌‍ ​‌‍‍‌‌ ​ ‌‍‍​‌‍‌‌‌‍‌​​‍​‍‌ ‌
Summer Camps​​​​‌ ‍ ​‍​‍‌‍ ‌ ​‍‌‍‍‌‌‍‌ ‌‍‍‌‌‍ ‍​‍​‍​ ‍‍​‍​‍‌ ​ ‌‍​‌‌‍ ‍‌‍‍‌‌ ‌​‌ ‍‌​‍ ‍‌‍‍‌‌‍ ​‍​‍​‍ ​​‍​‍‌‍‍​‌ ​‍‌‍‌‌‌‍‌‍​‍​‍​ ‍‍​‍​‍‌‍‍​‌ ‌​‌ ‌​‌ ​​‌ ​ ​ ‍‍​‍ ​‍ ‌‍​ ‌‍‍​‌‍‌‌‌‍ ​‌ ​ ‌‍‌‌‌‍​‌‌ ​​‌‍‍‌‌‍‌‌‌ ​‍‌ ​ ​‍ ‍‌ ​ ‌‍​‌‌‍ ‍‌‍‍‌‌ ‌​‌ ‍‌​‍ ‍‌ ​ ‌ ‌​‌ ‌‌‌‍‌​‌‍‍‌‌‍ ​‍ ‌‍‍‌‌‍ ‍‌ ‌​‌‍‌‌‌‍ ‍‌ ‌​​‍ ‌‍‌‌‌‍‌​‌‍‍‌‌ ‌​​‍ ‌‍ ‌‌‍ ‌‍‌​‌‍‌‌​ ‌‌ ​​‌ ​‍‌‍‌‌‌ ​ ‌‍‌‌‌‍ ‍‌ ‌​‌‍​‌‌ ‌​‌‍‍‌‌‍ ‌‍ ‍​ ‍ ‌‍‍‌‌‍‌​​ ‌‌‍‌‍‌‍ ‌‍ ‌ ‌​‌‍‌‌‌ ​‍​ ‍ ‌ ‌​‌ ‍‌‌ ​​‌‍‌‌​ ‌‌‍‌‍‌‍ ‌‍ ‌ ‌​‌‍‌‌‌ ​‍​ ‍ ‌ ​​‌‍​‌‌ ‌​‌‍‍​​ ‌‌‍​ ‌‍ ‌‍ ​‌ ‌‌‌‍ ‌‌‍ ‍‌ ​ ​‍‌‌​ ‌‌‌​​‍‌‌ ‌‍‍ ‌‍‌‌‌ ‍‌​‍‌‌​ ​ ‌​‌​​‍‌‌​ ​ ‌​‌​​‍‌‌​ ​‍​ ​‍​ ‌‌​ ​ ​ ‌‌​ ‍‌‌‍​ ​ ​‍‌‍‌​​ ‍​‌‍​‌​ ‍​​ ​ ​ ​ ​‍‌‌​ ​‍​ ​‍​‍‌‌​ ‌‌‌​‌​​‍ ‍‌‍ ​‌‍‍‌‌‍ ‍‌‍‍ ‌ ​ ​‍‌‌​ ‌‌‌​​‍‌‌ ‌‍‍ ‌‍‌‌‌ ‍‌​‍‌‌​ ​ ‌​‌​​‍‌‌​ ​ ‌​‌​​‍‌‌​ ​‍​ ​‍‌‍​ ​ ‌​‌‍​ ‌‍​‌‌‍​ ​ ​​‌‍​‌​ ‌​​ ‌ ​ ‍‌​ ‌‍‌‍‌​​‍‌‌​ ​‍​ ​‍​‍‌‌​ ‌‌‌​‌​​‍ ‍‌‍ ‍‌‍​‌‌‍ ‌‌‍‌‌​ ‌‍​‍‌‍​‌‌ ​ ‌‍‌‌‌‌‌‌‌ ​‍‌‍ ​​ ‌‌‍‍​‌ ‌​‌ ‌​‌ ​​‌ ​ ​‍‌‌​ ​ ‌​​‌​‍‌‌​ ​‍‌​‌‍​‍‌‌​ ​‍‌​‌‍‌‍​ ‌‍‍​‌‍‌‌‌‍ ​‌ ​ ‌‍‌‌‌‍​‌‌ ​​‌‍‍‌‌‍‌‌‌ ​‍‌ ​ ​‍ ‍‌ ​ ‌‍​‌‌‍ ‍‌‍‍‌‌ ‌​‌ ‍‌​‍ ‍‌ ​ ‌ ‌​‌ ‌‌‌‍‌​‌‍‍‌‌‍ ​‍‌‍‌‍‍‌‌‍‌​​ ‌‌‍‌‍‌‍ ‌‍ ‌ ‌​‌‍‌‌‌ ​‍​‍‌‍‌ ‌​‌ ‍‌‌ ​​‌‍‌‌​ ‌‌‍‌‍‌‍ ‌‍ ‌ ‌​‌‍‌‌‌ ​‍​‍‌‍‌ ​​‌‍​‌‌ ‌​‌‍‍​​ ‌‌‍​ ‌‍ ‌‍ ​‌ ‌‌‌‍ ‌‌‍ ‍‌ ​ ​‍‌‌​ ‌‌‌​​‍‌‌ ‌‍‍ ‌‍‌‌‌ ‍‌​‍‌‌​ ​ ‌​‌​​‍‌‌​ ​ ‌​‌​​‍‌‌​ ​‍​ ​‍​ ‌‌​ ​ ​ ‌‌​ ‍‌‌‍​ ​ ​‍‌‍‌​​ ‍​‌‍​‌​ ‍​​ ​ ​ ​ ​‍‌‌​ ​‍​ ​‍​‍‌‌​ ‌‌‌​‌​​‍ ‍‌‍ ​‌‍‍‌‌‍ ‍‌‍‍ ‌ ​ ​‍‌‌​ ‌‌‌​​‍‌‌ ‌‍‍ ‌‍‌‌‌ ‍‌​‍‌‌​ ​ ‌​‌​​‍‌‌​ ​ ‌​‌​​‍‌‌​ ​‍​ ​‍‌‍​ ​ ‌​‌‍​ ‌‍​‌‌‍​ ​ ​​‌‍​‌​ ‌​​ ‌ ​ ‍‌​ ‌‍‌‍‌​​‍‌‌​ ​‍​ ​‍​‍‌‌​ ‌‌‌​‌​​‍ ‍‌‍ ‍‌‍​‌‌‍ ‌‌‍‌‌​‍‌‍‌ ​​‌‍‌‌‌ ​‍‌ ​ ‌ ​​‌‍‌‌‌‍​ ‌ ‌​‌‍‍‌‌ ‌‍‌‍‌‌​ ‌‌ ​​‌ ‌‌‌‍​‍‌‍ ​‌‍‍‌‌ ​ ‌‍‍​‌‍‌‌‌‍‌​​‍​‍‌ ‌
Daycare + Preschool​​​​‌ ‍ ​‍​‍‌‍ ‌ ​‍‌‍‍‌‌‍‌ ‌‍‍‌‌‍ ‍​‍​‍​ ‍‍​‍​‍‌ ​ ‌‍​‌‌‍ ‍‌‍‍‌‌ ‌​‌ ‍‌​‍ ‍‌‍‍‌‌‍ ​‍​‍​‍ ​​‍​‍‌‍‍​‌ ​‍‌‍‌‌‌‍‌‍​‍​‍​ ‍‍​‍​‍‌‍‍​‌ ‌​‌ ‌​‌ ​​‌ ​ ​ ‍‍​‍ ​‍ ‌‍​ ‌‍‍​‌‍‌‌‌‍ ​‌ ​ ‌‍‌‌‌‍​‌‌ ​​‌‍‍‌‌‍‌‌‌ ​‍‌ ​ ​‍ ‍‌ ​ ‌‍​‌‌‍ ‍‌‍‍‌‌ ‌​‌ ‍‌​‍ ‍‌ ​ ‌ ‌​‌ ‌‌‌‍‌​‌‍‍‌‌‍ ​‍ ‌‍‍‌‌‍ ‍‌ ‌​‌‍‌‌‌‍ ‍‌ ‌​​‍ ‌‍‌‌‌‍‌​‌‍‍‌‌ ‌​​‍ ‌‍ ‌‌‍ ‌‍‌​‌‍‌‌​ ‌‌ ​​‌ ​‍‌‍‌‌‌ ​ ‌‍‌‌‌‍ ‍‌ ‌​‌‍​‌‌ ‌​‌‍‍‌‌‍ ‌‍ ‍​ ‍ ‌‍‍‌‌‍‌​​ ‌‌‍‌‍‌‍ ‌‍ ‌ ‌​‌‍‌‌‌ ​‍​ ‍ ‌ ‌​‌ ‍‌‌ ​​‌‍‌‌​ ‌‌‍‌‍‌‍ ‌‍ ‌ ‌​‌‍‌‌‌ ​‍​ ‍ ‌ ​​‌‍​‌‌ ‌​‌‍‍​​ ‌‌‍​ ‌‍ ‌‍ ​‌ ‌‌‌‍ ‌‌‍ ‍‌ ​ ​‍‌‌​ ‌‌‌​​‍‌‌ ‌‍‍ ‌‍‌‌‌ ‍‌​‍‌‌​ ​ ‌​‌​​‍‌‌​ ​ ‌​‌​​‍‌‌​ ​‍​ ​‍​ ‌‌​ ​ ​ ‌‌​ ‍‌‌‍​ ​ ​‍‌‍‌​​ ‍​‌‍​‌​ ‍​​ ​ ​ ​ ​‍‌‌​ ​‍​ ​‍​‍‌‌​ ‌‌‌​‌​​‍ ‍‌‍ ​‌‍‍‌‌‍ ‍‌‍‍ ‌ ​ ​‍‌‌​ ‌‌‌​​‍‌‌ ‌‍‍ ‌‍‌‌‌ ‍‌​‍‌‌​ ​ ‌​‌​​‍‌‌​ ​ ‌​‌​​‍‌‌​ ​‍​ ​‍​ ​ ​ ​‌​ ‍​​ ​ ​ ​ ​ ​‍​ ​ ‌‍​‌​ ‌‍​ ‌‍​ ‌‍‌‍​‌​‍‌‌​ ​‍​ ​‍​‍‌‌​ ‌‌‌​‌​​‍ ‍‌‍ ‍‌‍​‌‌‍ ‌‌‍‌‌​ ‌‍​‍‌‍​‌‌ ​ ‌‍‌‌‌‌‌‌‌ ​‍‌‍ ​​ ‌‌‍‍​‌ ‌​‌ ‌​‌ ​​‌ ​ ​‍‌‌​ ​ ‌​​‌​‍‌‌​ ​‍‌​‌‍​‍‌‌​ ​‍‌​‌‍‌‍​ ‌‍‍​‌‍‌‌‌‍ ​‌ ​ ‌‍‌‌‌‍​‌‌ ​​‌‍‍‌‌‍‌‌‌ ​‍‌ ​ ​‍ ‍‌ ​ ‌‍​‌‌‍ ‍‌‍‍‌‌ ‌​‌ ‍‌​‍ ‍‌ ​ ‌ ‌​‌ ‌‌‌‍‌​‌‍‍‌‌‍ ​‍‌‍‌‍‍‌‌‍‌​​ ‌‌‍‌‍‌‍ ‌‍ ‌ ‌​‌‍‌‌‌ ​‍​‍‌‍‌ ‌​‌ ‍‌‌ ​​‌‍‌‌​ ‌‌‍‌‍‌‍ ‌‍ ‌ ‌​‌‍‌‌‌ ​‍​‍‌‍‌ ​​‌‍​‌‌ ‌​‌‍‍​​ ‌‌‍​ ‌‍ ‌‍ ​‌ ‌‌‌‍ ‌‌‍ ‍‌ ​ ​‍‌‌​ ‌‌‌​​‍‌‌ ‌‍‍ ‌‍‌‌‌ ‍‌​‍‌‌​ ​ ‌​‌​​‍‌‌​ ​ ‌​‌​​‍‌‌​ ​‍​ ​‍​ ‌‌​ ​ ​ ‌‌​ ‍‌‌‍​ ​ ​‍‌‍‌​​ ‍​‌‍​‌​ ‍​​ ​ ​ ​ ​‍‌‌​ ​‍​ ​‍​‍‌‌​ ‌‌‌​‌​​‍ ‍‌‍ ​‌‍‍‌‌‍ ‍‌‍‍ ‌ ​ ​‍‌‌​ ‌‌‌​​‍‌‌ ‌‍‍ ‌‍‌‌‌ ‍‌​‍‌‌​ ​ ‌​‌​​‍‌‌​ ​ ‌​‌​​‍‌‌​ ​‍​ ​‍​ ​ ​ ​‌​ ‍​​ ​ ​ ​ ​ ​‍​ ​ ‌‍​‌​ ‌‍​ ‌‍​ ‌‍‌‍​‌​‍‌‌​ ​‍​ ​‍​‍‌‌​ ‌‌‌​‌​​‍ ‍‌‍ ‍‌‍​‌‌‍ ‌‌‍‌‌​‍‌‍‌ ​​‌‍‌‌‌ ​‍‌ ​ ‌ ​​‌‍‌‌‌‍​ ‌ ‌​‌‍‍‌‌ ‌‍‌‍‌‌​ ‌‌ ​​‌ ‌‌‌‍​‍‌‍ ​‌‍‍‌‌ ​ ‌‍‍​‌‍‌‌‌‍‌​​‍​‍‌ ‌
Parking​​​​‌ ‍ ​‍​‍‌‍ ‌ ​‍‌‍‍‌‌‍‌ ‌‍‍‌‌‍ ‍​‍​‍​ ‍‍​‍​‍‌ ​ ‌‍​‌‌‍ ‍‌‍‍‌‌ ‌​‌ ‍‌​‍ ‍‌‍‍‌‌‍ ​‍​‍​‍ ​​‍​‍‌‍‍​‌ ​‍‌‍‌‌‌‍‌‍​‍​‍​ ‍‍​‍​‍‌‍‍​‌ ‌​‌ ‌​‌ ​​‌ ​ ​ ‍‍​‍ ​‍ ‌‍​ ‌‍‍​‌‍‌‌‌‍ ​‌ ​ ‌‍‌‌‌‍​‌‌ ​​‌‍‍‌‌‍‌‌‌ ​‍‌ ​ ​‍ ‍‌ ​ ‌‍​‌‌‍ ‍‌‍‍‌‌ ‌​‌ ‍‌​‍ ‍‌ ​ ‌ ‌​‌ ‌‌‌‍‌​‌‍‍‌‌‍ ​‍ ‌‍‍‌‌‍ ‍‌ ‌​‌‍‌‌‌‍ ‍‌ ‌​​‍ ‌‍‌‌‌‍‌​‌‍‍‌‌ ‌​​‍ ‌‍ ‌‌‍ ‌‍‌​‌‍‌‌​ ‌‌ ​​‌ ​‍‌‍‌‌‌ ​ ‌‍‌‌‌‍ ‍‌ ‌​‌‍​‌‌ ‌​‌‍‍‌‌‍ ‌‍ ‍​ ‍ ‌‍‍‌‌‍‌​​ ‌‌‍‌‍‌‍ ‌‍ ‌ ‌​‌‍‌‌‌ ​‍​ ‍ ‌ ‌​‌ ‍‌‌ ​​‌‍‌‌​ ‌‌‍‌‍‌‍ ‌‍ ‌ ‌​‌‍‌‌‌ ​‍​ ‍ ‌ ​​‌‍​‌‌ ‌​‌‍‍​​ ‌‌‍​ ‌‍ ‌‍ ​‌ ‌‌‌‍ ‌‌‍ ‍‌ ​ ​‍‌‌​ ‌‌‌​​‍‌‌ ‌‍‍ ‌‍‌‌‌ ‍‌​‍‌‌​ ​ ‌​‌​​‍‌‌​ ​ ‌​‌​​‍‌‌​ ​‍​ ​‍​ ‌‌​ ​ ​ ‌‌​ ‍‌‌‍​ ​ ​‍‌‍‌​​ ‍​‌‍​‌​ ‍​​ ​ ​ ​ ​‍‌‌​ ​‍​ ​‍​‍‌‌​ ‌‌‌​‌​​‍ ‍‌‍ ​‌‍‍‌‌‍ ‍‌‍‍ ‌ ​ ​‍‌‌​ ‌‌‌​​‍‌‌ ‌‍‍ ‌‍‌‌‌ ‍‌​‍‌‌​ ​ ‌​‌​​‍‌‌​ ​ ‌​‌​​‍‌‌​ ​‍​ ​‍‌‍​‍​ ​​‌‍‌‍​ ‌‍‌‍‌‍​ ​‌‌‍‌‌‌‍‌‍​ ‌ ​ ​‌‌‍‌‍‌‍‌​​‍‌‌​ ​‍​ ​‍​‍‌‌​ ‌‌‌​‌​​‍ ‍‌‍ ‍‌‍​‌‌‍ ‌‌‍‌‌​ ‌‍​‍‌‍​‌‌ ​ ‌‍‌‌‌‌‌‌‌ ​‍‌‍ ​​ ‌‌‍‍​‌ ‌​‌ ‌​‌ ​​‌ ​ ​‍‌‌​ ​ ‌​​‌​‍‌‌​ ​‍‌​‌‍​‍‌‌​ ​‍‌​‌‍‌‍​ ‌‍‍​‌‍‌‌‌‍ ​‌ ​ ‌‍‌‌‌‍​‌‌ ​​‌‍‍‌‌‍‌‌‌ ​‍‌ ​ ​‍ ‍‌ ​ ‌‍​‌‌‍ ‍‌‍‍‌‌ ‌​‌ ‍‌​‍ ‍‌ ​ ‌ ‌​‌ ‌‌‌‍‌​‌‍‍‌‌‍ ​‍‌‍‌‍‍‌‌‍‌​​ ‌‌‍‌‍‌‍ ‌‍ ‌ ‌​‌‍‌‌‌ ​‍​‍‌‍‌ ‌​‌ ‍‌‌ ​​‌‍‌‌​ ‌‌‍‌‍‌‍ ‌‍ ‌ ‌​‌‍‌‌‌ ​‍​‍‌‍‌ ​​‌‍​‌‌ ‌​‌‍‍​​ ‌‌‍​ ‌‍ ‌‍ ​‌ ‌‌‌‍ ‌‌‍ ‍‌ ​ ​‍‌‌​ ‌‌‌​​‍‌‌ ‌‍‍ ‌‍‌‌‌ ‍‌​‍‌‌​ ​ ‌​‌​​‍‌‌​ ​ ‌​‌​​‍‌‌​ ​‍​ ​‍​ ‌‌​ ​ ​ ‌‌​ ‍‌‌‍​ ​ ​‍‌‍‌​​ ‍​‌‍​‌​ ‍​​ ​ ​ ​ ​‍‌‌​ ​‍​ ​‍​‍‌‌​ ‌‌‌​‌​​‍ ‍‌‍ ​‌‍‍‌‌‍ ‍‌‍‍ ‌ ​ ​‍‌‌​ ‌‌‌​​‍‌‌ ‌‍‍ ‌‍‌‌‌ ‍‌​‍‌‌​ ​ ‌​‌​​‍‌‌​ ​ ‌​‌​​‍‌‌​ ​‍​ ​‍‌‍​‍​ ​​‌‍‌‍​ ‌‍‌‍‌‍​ ​‌‌‍‌‌‌‍‌‍​ ‌ ​ ​‌‌‍‌‍‌‍‌​​‍‌‌​ ​‍​ ​‍​‍‌‌​ ‌‌‌​‌​​‍ ‍‌‍ ‍‌‍​‌‌‍ ‌‌‍‌‌​‍‌‍‌ ​​‌‍‌‌‌ ​‍‌ ​ ‌ ​​‌‍‌‌‌‍​ ‌ ‌​‌‍‍‌‌ ‌‍‌‍‌‌​ ‌‌ ​​‌ ‌‌‌‍​‍‌‍ ​‌‍‍‌‌ ​ ‌‍‍​‌‍‌‌‌‍‌​​‍​‍‌ ‌